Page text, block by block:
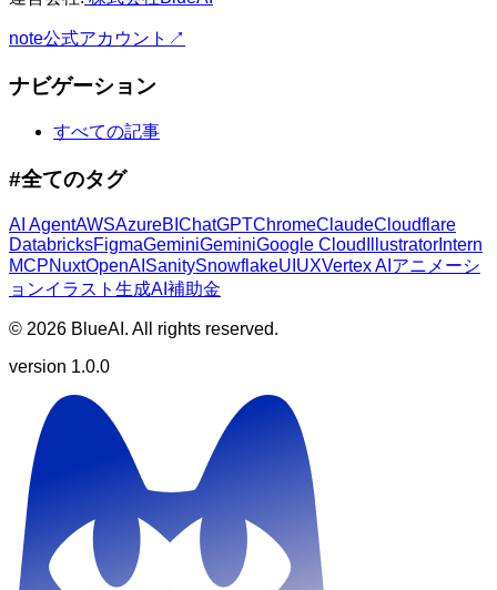
note公式アカウント ↗
ナビゲーション
すべての記事
#全てのタグ
AI Agent​​​​‌ ‍ ​‍​‍‌‍ ‌ ​‍‌‍‍‌‌‍‌ ‌‍‍‌‌‍ ‍​‍​‍​ ‍‍​‍​‍‌ ​ ‌‍​‌‌‍ ‍‌‍‍‌‌ ‌​‌ ‍‌​‍ ‍‌‍‍‌‌‍ ​‍​‍​‍ ​​‍​‍‌‍‍​‌ ​‍‌‍‌‌‌‍‌‍​‍​‍​ ‍‍​‍​‍‌‍‍​‌ ‌​‌ ‌​‌ ​​​ ‍‍​‍ ​‍ ‌‍ ​‌‍ ‌‍​ ‌‍​‌‌‍ ​‌‍‍​‌‍ ‌ ​ ‌ ‌​​ ‍‍​ ​ ​ ​ ​ ​ ​ ​ ​‍ ‌‍‍‌‌‍ ‍‌ ‌​‌‍‌‌‌‍ ‍‌ ‌​​‍ ‌‍‌‌‌‍‌​‌‍‍‌‌ ‌​​‍ ‌‍ ‌‌‍ ‌‍‌​‌‍‌‌​ ‌‌ ​​‌ ​‍‌‍‌‌‌ ​ ‌‍‌‌‌‍ ‍‌ ‌​‌‍​‌‌ ‌​‌‍‍‌‌‍ ‌‍ ‍​ ‍ ‌‍‍‌‌‍‌​​ ‌‌‍​‌​ ‍​​ ‌‍​ ‌‍​ ​​​ ‌​​ ‍‌​ ‌ ​‍ ‌​ ​​‌‍‌​​ ‍‌​ ​‍​‍ ‌​ ‌​​ ​‌​ ​‌​ ​​​‍ ‌‌‍​‌‌‍‌‍​ ‌​‌‍​‌​‍ ‌​ ‍‌​ ‍​​ ‍‌​ ‌‌​ ​​​ ‍​​ ‍‌‌‍​‌​ ​​​ ​ ​ ‍​‌‍​‌​ ‍ ‌ ‌​‌ ‍‌‌ ​​‌‍‌‌​ ‌‌ ‌​‌‍​‌‌‍‌ ​ ‍ ‌ ​​‌‍​‌‌ ‌​‌‍‍​​ ‌‌ ‌​‌‍‍‌‌ ‌​‌‍ ​‌‍‌‌​ ‌‍​‍‌‍​‌‌ ​ ‌‍‌‌‌‌‌‌‌ ​‍‌‍ ​​ ‌‌‍‍​‌ ‌​‌ ‌​‌ ​​​‍‌‌​ ​ ‌​​‌​‍‌‌​ ​‍‌​‌‍​‍‌‌​ ​‍‌​‌‍‌‍ ​‌‍ ‌‍​ ‌‍​‌‌‍ ​‌‍‍​‌‍ ‌ ​ ‌ ‌​​‍‌‌​ ​ ‌​​‌​ ​ ​ ​ ​ ​ ​ ​ ​‍‌‍‌‍‍‌‌‍‌​​ ‌‌‍​‌​ ‍​​ ‌‍​ ‌‍​ ​​​ ‌​​ ‍‌​ ‌ ​‍ ‌​ ​​‌‍‌​​ ‍‌​ ​‍​‍ ‌​ ‌​​ ​‌​ ​‌​ ​​​‍ ‌‌‍​‌‌‍‌‍​ ‌​‌‍​‌​‍ ‌​ ‍‌​ ‍​​ ‍‌​ ‌‌​ ​​​ ‍​​ ‍‌‌‍​‌​ ​​​ ​ ​ ‍​‌‍​‌​‍‌‍‌ ‌​‌ ‍‌‌ ​​‌‍‌‌​ ‌‌ ‌​‌‍​‌‌‍‌ ​‍‌‍‌ ​​‌‍​‌‌ ‌​‌‍‍​​ ‌‌ ‌​‌‍‍‌‌ ‌​‌‍ ​‌‍‌‌​‍‌‍‌ ​​‌‍‌‌‌ ​‍‌ ​ ‌ ​​‌‍‌‌‌‍​ ‌ ‌​‌‍‍‌‌ ‌‍‌‍‌‌​ ‌‌ ​​‌ ‌‌‌‍​‍‌‍ ​‌‍‍‌‌ ​ ‌‍‍​‌‍‌‌‌‍‌​​‍​‍‌ ‌AWS​​​​‌ ‍ ​‍​‍‌‍ ‌ ​‍‌‍‍‌‌‍‌ ‌‍‍‌‌‍ ‍​‍​‍​ ‍‍​‍​‍‌ ​ ‌‍​‌‌‍ ‍‌‍‍‌‌ ‌​‌ ‍‌​‍ ‍‌‍‍‌‌‍ ​‍​‍​‍ ​​‍​‍‌‍‍​‌ ​‍‌‍‌‌‌‍‌‍​‍​‍​ ‍‍​‍​‍‌‍‍​‌ ‌​‌ ‌​‌ ​​​ ‍‍​‍ ​‍ ‌‍ ​‌‍ ‌‍​ ‌‍​‌‌‍ ​‌‍‍​‌‍ ‌ ​ ‌ ‌​​ ‍‍​ ​ ​ ​ ​ ​ ​ ​ ​‍ ‌‍‍‌‌‍ ‍‌ ‌​‌‍‌‌‌‍ ‍‌ ‌​​‍ ‌‍‌‌‌‍‌​‌‍‍‌‌ ‌​​‍ ‌‍ ‌‌‍ ‌‍‌​‌‍‌‌​ ‌‌ ​​‌ ​‍‌‍‌‌‌ ​ ‌‍‌‌‌‍ ‍‌ ‌​‌‍​‌‌ ‌​‌‍‍‌‌‍ ‌‍ ‍​ ‍ ‌‍‍‌‌‍‌​​ ‌‌​​‌‌​‍​‌ ‌ ‌‍ ‌​‍ ​ ​‌‌‌‌‌​ ‌‌​ ‍‌‌‍​ ‌ ​ ‌​‌​‌ ‌‍‌​ ‌‌ ​‌​ ​‌‌‍‍ ‌ ‍‌‌​​‍‌‍‌‍‌‌‍‍‌​ ​ ‍ ‌ ‌​‌ ‍‌‌ ​​‌‍‌‌​ ‌‌ ‌​‌‍​‌‌‍‌ ​ ‍ ‌ ​​‌‍​‌‌ ‌​‌‍‍​​ ‌‌ ‌​‌‍‍‌‌ ‌​‌‍ ​‌‍‌‌​ ‌‍​‍‌‍​‌‌ ​ ‌‍‌‌‌‌‌‌‌ ​‍‌‍ ​​ ‌‌‍‍​‌ ‌​‌ ‌​‌ ​​​‍‌‌​ ​ ‌​​‌​‍‌‌​ ​‍‌​‌‍​‍‌‌​ ​‍‌​‌‍‌‍ ​‌‍ ‌‍​ ‌‍​‌‌‍ ​‌‍‍​‌‍ ‌ ​ ‌ ‌​​‍‌‌​ ​ ‌​​‌​ ​ ​ ​ ​ ​ ​ ​ ​‍‌‍‌‍‍‌‌‍‌​​ ‌‌​​‌‌​‍​‌ ‌ ‌‍ ‌​‍ ​ ​‌‌‌‌‌​ ‌‌​ ‍‌‌‍​ ‌ ​ ‌​‌​‌ ‌‍‌​ ‌‌ ​‌​ ​‌‌‍‍ ‌ ‍‌‌​​‍‌‍‌‍‌‌‍‍‌​ ​‍‌‍‌ ‌​‌ ‍‌‌ ​​‌‍‌‌​ ‌‌ ‌​‌‍​‌‌‍‌ ​‍‌‍‌ ​​‌‍​‌‌ ‌​‌‍‍​​ ‌‌ ‌​‌‍‍‌‌ ‌​‌‍ ​‌‍‌‌​‍‌‍‌ ​​‌‍‌‌‌ ​‍‌ ​ ‌ ​​‌‍‌‌‌‍​ ‌ ‌​‌‍‍‌‌ ‌‍‌‍‌‌​ ‌‌ ​​‌ ‌‌‌‍​‍‌‍ ​‌‍‍‌‌ ​ ‌‍‍​‌‍‌‌‌‍‌​​‍​‍‌ ‌Azure​​​​‌ ‍ ​‍​‍‌‍ ‌ ​‍‌‍‍‌‌‍‌ ‌‍‍‌‌‍ ‍​‍​‍​ ‍‍​‍​‍‌ ​ ‌‍​‌‌‍ ‍‌‍‍‌‌ ‌​‌ ‍‌​‍ ‍‌‍‍‌‌‍ ​‍​‍​‍ ​​‍​‍‌‍‍​‌ ​‍‌‍‌‌‌‍‌‍​‍​‍​ ‍‍​‍​‍‌‍‍​‌ ‌​‌ ‌​‌ ​​​ ‍‍​‍ ​‍ ‌‍ ​‌‍ ‌‍​ ‌‍​‌‌‍ ​‌‍‍​‌‍ ‌ ​ ‌ ‌​​ ‍‍​ ​ ​ ​ ​ ​ ​ ​ ​‍ ‌‍‍‌‌‍ ‍‌ ‌​‌‍‌‌‌‍ ‍‌ ‌​​‍ ‌‍‌‌‌‍‌​‌‍‍‌‌ ‌​​‍ ‌‍ ‌‌‍ ‌‍‌​‌‍‌‌​ ‌‌ ​​‌ ​‍‌‍‌‌‌ ​ ‌‍‌‌‌‍ ‍‌ ‌​‌‍​‌‌ ‌​‌‍‍‌‌‍ ‌‍ ‍​ ‍ ‌‍‍‌‌‍‌​​ ‌‌ ‍​‌‌​‌‌‌​‌​ ​‍‌ ‌‍​ ‍​​ ​‌‌‌‌‌‌‍ ‍‌‍​‍‌ ‌ ​ ​‌‌​‍‍‌​‌‌‌ ​‍​ ‌ ‌‌​​​ ​ ‌ ‌ ‌ ‍‍‌​‍ ‌ ​‍​ ‍ ‌ ‌​‌ ‍‌‌ ​​‌‍‌‌​ ‌‌ ‌​‌‍​‌‌‍‌ ​ ‍ ‌ ​​‌‍​‌‌ ‌​‌‍‍​​ ‌‌ ‌​‌‍‍‌‌ ‌​‌‍ ​‌‍‌‌​ ‌‍​‍‌‍​‌‌ ​ ‌‍‌‌‌‌‌‌‌ ​‍‌‍ ​​ ‌‌‍‍​‌ ‌​‌ ‌​‌ ​​​‍‌‌​ ​ ‌​​‌​‍‌‌​ ​‍‌​‌‍​‍‌‌​ ​‍‌​‌‍‌‍ ​‌‍ ‌‍​ ‌‍​‌‌‍ ​‌‍‍​‌‍ ‌ ​ ‌ ‌​​‍‌‌​ ​ ‌​​‌​ ​ ​ ​ ​ ​ ​ ​ ​‍‌‍‌‍‍‌‌‍‌​​ ‌‌ ‍​‌‌​‌‌‌​‌​ ​‍‌ ‌‍​ ‍​​ ​‌‌‌‌‌‌‍ ‍‌‍​‍‌ ‌ ​ ​‌‌​‍‍‌​‌‌‌ ​‍​ ‌ ‌‌​​​ ​ ‌ ‌ ‌ ‍‍‌​‍ ‌ ​‍​‍‌‍‌ ‌​‌ ‍‌‌ ​​‌‍‌‌​ ‌‌ ‌​‌‍​‌‌‍‌ ​‍‌‍‌ ​​‌‍​‌‌ ‌​‌‍‍​​ ‌‌ ‌​‌‍‍‌‌ ‌​‌‍ ​‌‍‌‌​‍‌‍‌ ​​‌‍‌‌‌ ​‍‌ ​ ‌ ​​‌‍‌‌‌‍​ ‌ ‌​‌‍‍‌‌ ‌‍‌‍‌‌​ ‌‌ ​​‌ ‌‌‌‍​‍‌‍ ​‌‍‍‌‌ ​ ‌‍‍​‌‍‌‌‌‍‌​​‍​‍‌ ‌BI​​​​‌ ‍ ​‍​‍‌‍ ‌ ​‍‌‍‍‌‌‍‌ ‌‍‍‌‌‍ ‍​‍​‍​ ‍‍​‍​‍‌ ​ ‌‍​‌‌‍ ‍‌‍‍‌‌ ‌​‌ ‍‌​‍ ‍‌‍‍‌‌‍ ​‍​‍​‍ ​​‍​‍‌‍‍​‌ ​‍‌‍‌‌‌‍‌‍​‍​‍​ ‍‍​‍​‍‌‍‍​‌ ‌​‌ ‌​‌ ​​​ ‍‍​‍ ​‍ ‌‍ ​‌‍ ‌‍​ ‌‍​‌‌‍ ​‌‍‍​‌‍ ‌ ​ ‌ ‌​​ ‍‍​ ​ ​ ​ ​ ​ ​ ​ ​‍ ‌‍‍‌‌‍ ‍‌ ‌​‌‍‌‌‌‍ ‍‌ ‌​​‍ ‌‍‌‌‌‍‌​‌‍‍‌‌ ‌​​‍ ‌‍ ‌‌‍ ‌‍‌​‌‍‌‌​ ‌‌ ​​‌ ​‍‌‍‌‌‌ ​ ‌‍‌‌‌‍ ‍‌ ‌​‌‍​‌‌ ‌​‌‍‍‌‌‍ ‌‍ ‍​ ‍ ‌‍‍‌‌‍‌​​ ‌‌‍‌​‌ ‌‍‌‌‍​‌‍​‌‌​ ​‌‍‌‍​ ​ ‌‌‍‌​ ‍‌​ ​‌​ ‍‌‌‍ ​‌​​‍‌​ ​‌‍‌ ‌​‍‌‌​​ ‌​ ​‌​ ​‌ ​ ‌ ‌‌​ ‌‍​ ‍ ‌ ‌​‌ ‍‌‌ ​​‌‍‌‌​ ‌‌ ‌​‌‍​‌‌‍‌ ​ ‍ ‌ ​​‌‍​‌‌ ‌​‌‍‍​​ ‌‌ ‌​‌‍‍‌‌ ‌​‌‍ ​‌‍‌‌​ ‌‍​‍‌‍​‌‌ ​ ‌‍‌‌‌‌‌‌‌ ​‍‌‍ ​​ ‌‌‍‍​‌ ‌​‌ ‌​‌ ​​​‍‌‌​ ​ ‌​​‌​‍‌‌​ ​‍‌​‌‍​‍‌‌​ ​‍‌​‌‍‌‍ ​‌‍ ‌‍​ ‌‍​‌‌‍ ​‌‍‍​‌‍ ‌ ​ ‌ ‌​​‍‌‌​ ​ ‌​​‌​ ​ ​ ​ ​ ​ ​ ​ ​‍‌‍‌‍‍‌‌‍‌​​ ‌‌‍‌​‌ ‌‍‌‌‍​‌‍​‌‌​ ​‌‍‌‍​ ​ ‌‌‍‌​ ‍‌​ ​‌​ ‍‌‌‍ ​‌​​‍‌​ ​‌‍‌ ‌​‍‌‌​​ ‌​ ​‌​ ​‌ ​ ‌ ‌‌​ ‌‍​‍‌‍‌ ‌​‌ ‍‌‌ ​​‌‍‌‌​ ‌‌ ‌​‌‍​‌‌‍‌ ​‍‌‍‌ ​​‌‍​‌‌ ‌​‌‍‍​​ ‌‌ ‌​‌‍‍‌‌ ‌​‌‍ ​‌‍‌‌​‍‌‍‌ ​​‌‍‌‌‌ ​‍‌ ​ ‌ ​​‌‍‌‌‌‍​ ‌ ‌​‌‍‍‌‌ ‌‍‌‍‌‌​ ‌‌ ​​‌ ‌‌‌‍​‍‌‍ ​‌‍‍‌‌ ​ ‌‍‍​‌‍‌‌‌‍‌​​‍​‍‌ ‌ ChatGPT​​​​‌ ‍ ​‍​‍‌‍ ‌ ​‍‌‍‍‌‌‍‌ ‌‍‍‌‌‍ ‍​‍​‍​ ‍‍​‍​‍‌ ​ ‌‍​‌‌‍ ‍‌‍‍‌‌ ‌​‌ ‍‌​‍ ‍‌‍‍‌‌‍ ​‍​‍​‍ ​​‍​‍‌‍‍​‌ ​‍‌‍‌‌‌‍‌‍​‍​‍​ ‍‍​‍​‍‌‍‍​‌ ‌​‌ ‌​‌ ​​​ ‍‍​‍ ​‍ ‌‍ ​‌‍ ‌‍​ ‌‍​‌‌‍ ​‌‍‍​‌‍ ‌ ​ ‌ ‌​​ ‍‍​ ​ ​ ​ ​ ​ ​ ​ ​‍ ‌‍‍‌‌‍ ‍‌ ‌​‌‍‌‌‌‍ ‍‌ ‌​​‍ ‌‍‌‌‌‍‌​‌‍‍‌‌ ‌​​‍ ‌‍ ‌‌‍ ‌‍‌​‌‍‌‌​ ‌‌ ​​‌ ​‍‌‍‌‌‌ ​ ‌‍‌‌‌‍ ‍‌ ‌​‌‍​‌‌ ‌​‌‍‍‌‌‍ ‌‍ ‍​ ‍ ‌‍‍‌‌‍‌​​ ‌​ ‌‌​ ​​‌‍​‌​ ​‍‌‍​‍​ ‌‍‌‍‌‌‌‍​‌​‍ ‌​ ‌‌​ ‌‌​ ‌​​ ​​​‍ ‌​ ‌​​ ​‌‌‍​ ‌‍‌​​‍ ‌‌‍​‌‌‍‌‍​ ‌‌​ ‍‌​‍ ‌‌‍​‌‌‍​‌​ ‍​​ ‍​​ ​ ​ ‌ ‌‍​‌​ ​ ​ ‌ ​ ‌​​ ‍​​ ‌‌​ ‍ ‌ ‌​‌ ‍‌‌ ​​‌‍‌‌​ ‌‌ ‌​‌‍​‌‌‍‌ ​ ‍ ‌ ​​‌‍​‌‌ ‌​‌‍‍​​ ‌‌ ‌​‌‍‍‌‌ ‌​‌‍ ​‌‍‌‌​ ‌‍​‍‌‍​‌‌ ​ ‌‍‌‌‌‌‌‌‌ ​‍‌‍ ​​ ‌‌‍‍​‌ ‌​‌ ‌​‌ ​​​‍‌‌​ ​ ‌​​‌​‍‌‌​ ​‍‌​‌‍​‍‌‌​ ​‍‌​‌‍‌‍ ​‌‍ ‌‍​ ‌‍​‌‌‍ ​‌‍‍​‌‍ ‌ ​ ‌ ‌​​‍‌‌​ ​ ‌​​‌​ ​ ​ ​ ​ ​ ​ ​ ​‍‌‍‌‍‍‌‌‍‌​​ ‌​ ‌‌​ ​​‌‍​‌​ ​‍‌‍​‍​ ‌‍‌‍‌‌‌‍​‌​‍ ‌​ ‌‌​ ‌‌​ ‌​​ ​​​‍ ‌​ ‌​​ ​‌‌‍​ ‌‍‌​​‍ ‌‌‍​‌‌‍‌‍​ ‌‌​ ‍‌​‍ ‌‌‍​‌‌‍​‌​ ‍​​ ‍​​ ​ ​ ‌ ‌‍​‌​ ​ ​ ‌ ​ ‌​​ ‍​​ ‌‌​‍‌‍‌ ‌​‌ ‍‌‌ ​​‌‍‌‌​ ‌‌ ‌​‌‍​‌‌‍‌ ​‍‌‍‌ ​​‌‍​‌‌ ‌​‌‍‍​​ ‌‌ ‌​‌‍‍‌‌ ‌​‌‍ ​‌‍‌‌​‍‌‍‌ ​​‌‍‌‌‌ ​‍‌ ​ ‌ ​​‌‍‌‌‌‍​ ‌ ‌​‌‍‍‌‌ ‌‍‌‍‌‌​ ‌‌ ​​‌ ‌‌‌‍​‍‌‍ ​‌‍‍‌‌ ​ ‌‍‍​‌‍‌‌‌‍‌​​‍​‍‌ ‌Chrome​​​​‌ ‍ ​‍​‍‌‍ ‌ ​‍‌‍‍‌‌‍‌ ‌‍‍‌‌‍ ‍​‍​‍​ ‍‍​‍​‍‌ ​ ‌‍​‌‌‍ ‍‌‍‍‌‌ ‌​‌ ‍‌​‍ ‍‌‍‍‌‌‍ ​‍​‍​‍ ​​‍​‍‌‍‍​‌ ​‍‌‍‌‌‌‍‌‍​‍​‍​ ‍‍​‍​‍‌‍‍​‌ ‌​‌ ‌​‌ ​​​ ‍‍​‍ ​‍ ‌‍ ​‌‍ ‌‍​ ‌‍​‌‌‍ ​‌‍‍​‌‍ ‌ ​ ‌ ‌​​ ‍‍​ ​ ​ ​ ​ ​ ​ ​ ​‍ ‌‍‍‌‌‍ ‍‌ ‌​‌‍‌‌‌‍ ‍‌ ‌​​‍ ‌‍‌‌‌‍‌​‌‍‍‌‌ ‌​​‍ ‌‍ ‌‌‍ ‌‍‌​‌‍‌‌​ ‌‌ ​​‌ ​‍‌‍‌‌‌ ​ ‌‍‌‌‌‍ ‍‌ ‌​‌‍​‌‌ ‌​‌‍‍‌‌‍ ‌‍ ‍​ ‍ ‌‍‍‌‌‍‌​​ ‌​ ‌‍​ ‌‌‌‍​ ‌‍​‌‌‍‌‌‌‍‌​‌‍​ ​ ​‍​‍ ‌​ ‌​‌‍​ ‌‍‌‍​ ​‍​‍ ‌​ ‌​​ ‍‌​ ‌​​ ‌​​‍ ‌‌‍​‌​ ‌‍‌‍‌​​ ‌‌​‍ ‌‌‍‌‌​ ​​​ ​ ​ ‍‌​ ​‌‌‍‌‌‌‍‌​​ ​​​ ‍‌​ ‌‌​ ‍​​ ​‍​ ‍ ‌ ‌​‌ ‍‌‌ ​​‌‍‌‌​ ‌‌ ‌​‌‍​‌‌‍‌ ​ ‍ ‌ ​​‌‍​‌‌ ‌​‌‍‍​​ ‌‌ ‌​‌‍‍‌‌ ‌​‌‍ ​‌‍‌‌​ ‌‍​‍‌‍​‌‌ ​ ‌‍‌‌‌‌‌‌‌ ​‍‌‍ ​​ ‌‌‍‍​‌ ‌​‌ ‌​‌ ​​​‍‌‌​ ​ ‌​​‌​‍‌‌​ ​‍‌​‌‍​‍‌‌​ ​‍‌​‌‍‌‍ ​‌‍ ‌‍​ ‌‍​‌‌‍ ​‌‍‍​‌‍ ‌ ​ ‌ ‌​​‍‌‌​ ​ ‌​​‌​ ​ ​ ​ ​ ​ ​ ​ ​‍‌‍‌‍‍‌‌‍‌​​ ‌​ ‌‍​ ‌‌‌‍​ ‌‍​‌‌‍‌‌‌‍‌​‌‍​ ​ ​‍​‍ ‌​ ‌​‌‍​ ‌‍‌‍​ ​‍​‍ ‌​ ‌​​ ‍‌​ ‌​​ ‌​​‍ ‌‌‍​‌​ ‌‍‌‍‌​​ ‌‌​‍ ‌‌‍‌‌​ ​​​ ​ ​ ‍‌​ ​‌‌‍‌‌‌‍‌​​ ​​​ ‍‌​ ‌‌​ ‍​​ ​‍​‍‌‍‌ ‌​‌ ‍‌‌ ​​‌‍‌‌​ ‌‌ ‌​‌‍​‌‌‍‌ ​‍‌‍‌ ​​‌‍​‌‌ ‌​‌‍‍​​ ‌‌ ‌​‌‍‍‌‌ ‌​‌‍ ​‌‍‌‌​‍‌‍‌ ​​‌‍‌‌‌ ​‍‌ ​ ‌ ​​‌‍‌‌‌‍​ ‌ ‌​‌‍‍‌‌ ‌‍‌‍‌‌​ ‌‌ ​​‌ ‌‌‌‍​‍‌‍ ​‌‍‍‌‌ ​ ‌‍‍​‌‍‌‌‌‍‌​​‍​‍‌ ‌Claude​​​​‌ ‍ ​‍​‍‌‍ ‌ ​‍‌‍‍‌‌‍‌ ‌‍‍‌‌‍ ‍​‍​‍​ ‍‍​‍​‍‌ ​ ‌‍​‌‌‍ ‍‌‍‍‌‌ ‌​‌ ‍‌​‍ ‍‌‍‍‌‌‍ ​‍​‍​‍ ​​‍​‍‌‍‍​‌ ​‍‌‍‌‌‌‍‌‍​‍​‍​ ‍‍​‍​‍‌‍‍​‌ ‌​‌ ‌​‌ ​​​ ‍‍​‍ ​‍ ‌‍ ​‌‍ ‌‍​ ‌‍​‌‌‍ ​‌‍‍​‌‍ ‌ ​ ‌ ‌​​ ‍‍​ ​ ​ ​ ​ ​ ​ ​ ​‍ ‌‍‍‌‌‍ ‍‌ ‌​‌‍‌‌‌‍ ‍‌ ‌​​‍ ‌‍‌‌‌‍‌​‌‍‍‌‌ ‌​​‍ ‌‍ ‌‌‍ ‌‍‌​‌‍‌‌​ ‌‌ ​​‌ ​‍‌‍‌‌‌ ​ ‌‍‌‌‌‍ ‍‌ ‌​‌‍​‌‌ ‌​‌‍‍‌‌‍ ‌‍ ‍​ ‍ ‌‍‍‌‌‍‌​​ ‌‌‍‌​‌ ‌‍‌‌‍​‌‍​‌‌​ ​‌‍‌‍​ ​ ‌‌‍‌​ ‍‌​ ​‌​ ‍‌‌‍ ​‌​​‍‌​ ​‌‍‌ ‌​‍‌‌​​ ‌​ ​‌​ ​‌ ​ ‌‍ ‌‌​‌‌​ ‍ ‌ ‌​‌ ‍‌‌ ​​‌‍‌‌​ ‌‌ ‌​‌‍​‌‌‍‌ ​ ‍ ‌ ​​‌‍​‌‌ ‌​‌‍‍​​ ‌‌ ‌​‌‍‍‌‌ ‌​‌‍ ​‌‍‌‌​ ‌‍​‍‌‍​‌‌ ​ ‌‍‌‌‌‌‌‌‌ ​‍‌‍ ​​ ‌‌‍‍​‌ ‌​‌ ‌​‌ ​​​‍‌‌​ ​ ‌​​‌​‍‌‌​ ​‍‌​‌‍​‍‌‌​ ​‍‌​‌‍‌‍ ​‌‍ ‌‍​ ‌‍​‌‌‍ ​‌‍‍​‌‍ ‌ ​ ‌ ‌​​‍‌‌​ ​ ‌​​‌​ ​ ​ ​ ​ ​ ​ ​ ​‍‌‍‌‍‍‌‌‍‌​​ ‌‌‍‌​‌ ‌‍‌‌‍​‌‍​‌‌​ ​‌‍‌‍​ ​ ‌‌‍‌​ ‍‌​ ​‌​ ‍‌‌‍ ​‌​​‍‌​ ​‌‍‌ ‌​‍‌‌​​ ‌​ ​‌​ ​‌ ​ ‌‍ ‌‌​‌‌​‍‌‍‌ ‌​‌ ‍‌‌ ​​‌‍‌‌​ ‌‌ ‌​‌‍​‌‌‍‌ ​‍‌‍‌ ​​‌‍​‌‌ ‌​‌‍‍​​ ‌‌ ‌​‌‍‍‌‌ ‌​‌‍ ​‌‍‌‌​‍‌‍‌ ​​‌‍‌‌‌ ​‍‌ ​ ‌ ​​‌‍‌‌‌‍​ ‌ ‌​‌‍‍‌‌ ‌‍‌‍‌‌​ ‌‌ ​​‌ ‌‌‌‍​‍‌‍ ​‌‍‍‌‌ ​ ‌‍‍​‌‍‌‌‌‍‌​​‍​‍‌ ‌Cloudflare​​​​
Databricks​​​​‌ ‍ ​‍​‍‌‍ ‌ ​‍‌‍‍‌‌‍‌ ‌‍‍‌‌‍ ‍​‍​‍​ ‍‍​‍​‍‌ ​ ‌‍​‌‌‍ ‍‌‍‍‌‌ ‌​‌ ‍‌​‍ ‍‌‍‍‌‌‍ ​‍​‍​‍ ​​‍​‍‌‍‍​‌ ​‍‌‍‌‌‌‍‌‍​‍​‍​ ‍‍​‍​‍‌‍‍​‌ ‌​‌ ‌​‌ ​​​ ‍‍​‍ ​‍ ‌‍ ​‌‍ ‌‍​ ‌‍​‌‌‍ ​‌‍‍​‌‍ ‌ ​ ‌ ‌​​ ‍‍​ ​ ​ ​ ​ ​ ​ ​ ​‍ ‌‍‍‌‌‍ ‍‌ ‌​‌‍‌‌‌‍ ‍‌ ‌​​‍ ‌‍‌‌‌‍‌​‌‍‍‌‌ ‌​​‍ ‌‍ ‌‌‍ ‌‍‌​‌‍‌‌​ ‌‌ ​​‌ ​‍‌‍‌‌‌ ​ ‌‍‌‌‌‍ ‍‌ ‌​‌‍​‌‌ ‌​‌‍‍‌‌‍ ‌‍ ‍​ ‍ ‌‍‍‌‌‍‌​​ ‌‌‍‌​‌ ‌‍‌‌‍​‌‍​‌‌​ ​‌‍‌‍​ ​ ‌‌‍‌​ ‍‌​ ​‌​ ‍‌‌‍ ​‌​​‍‌​ ​‌‍‌ ‌​‍‌‌​​ ‌​ ​‌​ ​‌ ​ ‌ ‍​​ ​ ​ ‍ ‌ ‌​‌ ‍‌‌ ​​‌‍‌‌​ ‌‌ ‌​‌‍​‌‌‍‌ ​ ‍ ‌ ​​‌‍​‌‌ ‌​‌‍‍​​ ‌‌ ‌​‌‍‍‌‌ ‌​‌‍ ​‌‍‌‌​ ‌‍​‍‌‍​‌‌ ​ ‌‍‌‌‌‌‌‌‌ ​‍‌‍ ​​ ‌‌‍‍​‌ ‌​‌ ‌​‌ ​​​‍‌‌​ ​ ‌​​‌​‍‌‌​ ​‍‌​‌‍​‍‌‌​ ​‍‌​‌‍‌‍ ​‌‍ ‌‍​ ‌‍​‌‌‍ ​‌‍‍​‌‍ ‌ ​ ‌ ‌​​‍‌‌​ ​ ‌​​‌​ ​ ​ ​ ​ ​ ​ ​ ​‍‌‍‌‍‍‌‌‍‌​​ ‌‌‍‌​‌ ‌‍‌‌‍​‌‍​‌‌​ ​‌‍‌‍​ ​ ‌‌‍‌​ ‍‌​ ​‌​ ‍‌‌‍ ​‌​​‍‌​ ​‌‍‌ ‌​‍‌‌​​ ‌​ ​‌​ ​‌ ​ ‌ ‍​​ ​ ​‍‌‍‌ ‌​‌ ‍‌‌ ​​‌‍‌‌​ ‌‌ ‌​‌‍​‌‌‍‌ ​‍‌‍‌ ​​‌‍​‌‌ ‌​‌‍‍​​ ‌‌ ‌​‌‍‍‌‌ ‌​‌‍ ​‌‍‌‌​‍‌‍‌ ​​‌‍‌‌‌ ​‍‌ ​ ‌ ​​‌‍‌‌‌‍​ ‌ ‌​‌‍‍‌‌ ‌‍‌‍‌‌​ ‌‌ ​​‌ ‌‌‌‍​‍‌‍ ​‌‍‍‌‌ ​ ‌‍‍​‌‍‌‌‌‍‌​​‍​‍‌ ‌Figma​​​​‌ ‍ ​‍​‍‌‍ ‌ ​‍‌‍‍‌‌‍‌ ‌‍‍‌‌‍ ‍​‍​‍​ ‍‍​‍​‍‌ ​ ‌‍​‌‌‍ ‍‌‍‍‌‌ ‌​‌ ‍‌​‍ ‍‌‍‍‌‌‍ ​‍​‍​‍ ​​‍​‍‌‍‍​‌ ​‍‌‍‌‌‌‍‌‍​‍​‍​ ‍‍​‍​‍‌‍‍​‌ ‌​‌ ‌​‌ ​​​ ‍‍​‍ ​‍ ‌‍ ​‌‍ ‌‍​ ‌‍​‌‌‍ ​‌‍‍​‌‍ ‌ ​ ‌ ‌​​ ‍‍​ ​ ​ ​ ​ ​ ​ ​ ​‍ ‌‍‍‌‌‍ ‍‌ ‌​‌‍‌‌‌‍ ‍‌ ‌​​‍ ‌‍‌‌‌‍‌​‌‍‍‌‌ ‌​​‍ ‌‍ ‌‌‍ ‌‍‌​‌‍‌‌​ ‌‌ ​​‌ ​‍‌‍‌‌‌ ​ ‌‍‌‌‌‍ ‍‌ ‌​‌‍​‌‌ ‌​‌‍‍‌‌‍ ‌‍ ‍​ ‍ ‌‍‍‌‌‍‌​​ ‌‌​​‌‌​‍​‌ ‌ ‌‍ ‌​‍ ​ ​‌‌‌‌‌​ ‌‌​ ‍‌‌‍​ ‌ ​ ‌​‌​‌ ‌‍‌​ ‌‌ ​‌​ ​‌‌‍‍ ‌ ‍‌‌​​‍‌‍‌‍‌ ​‍‌​​ ​ ‍ ‌ ‌​‌ ‍‌‌ ​​‌‍‌‌​ ‌‌ ‌​‌‍​‌‌‍‌ ​ ‍ ‌ ​​‌‍​‌‌ ‌​‌‍‍​​ ‌‌ ‌​‌‍‍‌‌ ‌​‌‍ ​‌‍‌‌​ ‌‍​‍‌‍​‌‌ ​ ‌‍‌‌‌‌‌‌‌ ​‍‌‍ ​​ ‌‌‍‍​‌ ‌​‌ ‌​‌ ​​​‍‌‌​ ​ ‌​​‌​‍‌‌​ ​‍‌​‌‍​‍‌‌​ ​‍‌​‌‍‌‍ ​‌‍ ‌‍​ ‌‍​‌‌‍ ​‌‍‍​‌‍ ‌ ​ ‌ ‌​​‍‌‌​ ​ ‌​​‌​ ​ ​ ​ ​ ​ ​ ​ ​‍‌‍‌‍‍‌‌‍‌​​ ‌‌​​‌‌​‍​‌ ‌ ‌‍ ‌​‍ ​ ​‌‌‌‌‌​ ‌‌​ ‍‌‌‍​ ‌ ​ ‌​‌​‌ ‌‍‌​ ‌‌ ​‌​ ​‌‌‍‍ ‌ ‍‌‌​​‍‌‍‌‍‌ ​‍‌​​ ​‍‌‍‌ ‌​‌ ‍‌‌ ​​‌‍‌‌​ ‌‌ ‌​‌‍​‌‌‍‌ ​‍‌‍‌ ​​‌‍​‌‌ ‌​‌‍‍​​ ‌‌ ‌​‌‍‍‌‌ ‌​‌‍ ​‌‍‌‌​‍‌‍‌ ​​‌‍‌‌‌ ​‍‌ ​ ‌ ​​‌‍‌‌‌‍​ ‌ ‌​‌‍‍‌‌ ‌‍‌‍‌‌​ ‌‌ ​​‌ ‌‌‌‍​‍‌‍ ​‌‍‍‌‌ ​ ‌‍‍​‌‍‌‌‌‍‌​​‍​‍‌ ‌Gemini​​​​‌ ‍ ​‍​‍‌‍ ‌ ​‍‌‍‍‌‌‍‌ ‌‍‍‌‌‍ ‍​‍​‍​ ‍‍​‍​‍‌ ​ ‌‍​‌‌‍ ‍‌‍‍‌‌ ‌​‌ ‍‌​‍ ‍‌‍‍‌‌‍ ​‍​‍​‍ ​​‍​‍‌‍‍​‌ ​‍‌‍‌‌‌‍‌‍​‍​‍​ ‍‍​‍​‍‌‍‍​‌ ‌​‌ ‌​‌ ​​​ ‍‍​‍ ​‍ ‌‍ ​‌‍ ‌‍​ ‌‍​‌‌‍ ​‌‍‍​‌‍ ‌ ​ ‌ ‌​​ ‍‍​ ​ ​ ​ ​ ​ ​ ​ ​‍ ‌‍‍‌‌‍ ‍‌ ‌​‌‍‌‌‌‍ ‍‌ ‌​​‍ ‌‍‌‌‌‍‌​‌‍‍‌‌ ‌​​‍ ‌‍ ‌‌‍ ‌‍‌​‌‍‌‌​ ‌‌ ​​‌ ​‍‌‍‌‌‌ ​ ‌‍‌‌‌‍ ‍‌ ‌​‌‍​‌‌ ‌​‌‍‍‌‌‍ ‌‍ ‍​ ‍ ‌‍‍‌‌‍‌​​ ‌‌‍‌​​ ​‍​ ‌ ‌‍​‌​ ‍‌‌‍‌​​ ‌​​ ‌‌​‍ ‌‌‍​‌​ ‌​​ ​​​ ​‍​‍ ‌​ ‌​‌‍​‌​ ‍​‌‍​‌​‍ ‌​ ‍‌‌‍‌‍​ ‌‌​ ​‌​‍ ‌‌‍​ ​ ‍‌‌‍​‌​ ​​‌‍‌‌​ ‌‌​ ​‍​ ​‌‌‍​‍​ ‌ ‌‍‌‌‌‍‌​​ ‍ ‌ ‌​‌ ‍‌‌ ​​‌‍‌‌​ ‌‌ ‌​‌‍​‌‌‍‌ ​ ‍ ‌ ​​‌‍​‌‌ ‌​‌‍‍​​ ‌‌ ‌​‌‍‍‌‌ ‌​‌‍ ​‌‍‌‌​ ‌‍​‍‌‍​‌‌ ​ ‌‍‌‌‌‌‌‌‌ ​‍‌‍ ​​ ‌‌‍‍​‌ ‌​‌ ‌​‌ ​​​‍‌‌​ ​ ‌​​‌​‍‌‌​ ​‍‌​‌‍​‍‌‌​ ​‍‌​‌‍‌‍ ​‌‍ ‌‍​ ‌‍​‌‌‍ ​‌‍‍​‌‍ ‌ ​ ‌ ‌​​‍‌‌​ ​ ‌​​‌​ ​ ​ ​ ​ ​ ​ ​ ​‍‌‍‌‍‍‌‌‍‌​​ ‌‌‍‌​​ ​‍​ ‌ ‌‍​‌​ ‍‌‌‍‌​​ ‌​​ ‌‌​‍ ‌‌‍​‌​ ‌​​ ​​​ ​‍​‍ ‌​ ‌​‌‍​‌​ ‍​‌‍​‌​‍ ‌​ ‍‌‌‍‌‍​ ‌‌​ ​‌​‍ ‌‌‍​ ​ ‍‌‌‍​‌​ ​​‌‍‌‌​ ‌‌​ ​‍​ ​‌‌‍​‍​ ‌ ‌‍‌‌‌‍‌​​‍‌‍‌ ‌​‌ ‍‌‌ ​​‌‍‌‌​ ‌‌ ‌​‌‍​‌‌‍‌ ​‍‌‍‌ ​​‌‍​‌‌ ‌​‌‍‍​​ ‌‌ ‌​‌‍‍‌‌ ‌​‌‍ ​‌‍‌‌​‍‌‍‌ ​​‌‍‌‌‌ ​‍‌ ​ ‌ ​​‌‍‌‌‌‍​ ‌ ‌​‌‍‍‌‌ ‌‍‌‍‌‌​ ‌‌ ​​‌ ‌‌‌‍​‍‌‍ ​‌‍‍‌‌ ​ ‌‍‍​‌‍‌‌‌‍‌​​‍​‍‌ ‌Gemini​​​​‌ ‍ ​‍​‍‌‍ ‌ ​‍‌‍‍‌‌‍‌ ‌‍‍‌‌‍ ‍​‍​‍​ ‍‍​‍​‍‌ ​ ‌‍​‌‌‍ ‍‌‍‍‌‌ ‌​‌ ‍‌​‍ ‍‌‍‍‌‌‍ ​‍​‍​‍ ​​‍​‍‌‍‍​‌ ​‍‌‍‌‌‌‍‌‍​‍​‍​ ‍‍​‍​‍‌‍‍​‌ ‌​‌ ‌​‌ ​​​ ‍‍​‍ ​‍ ‌‍ ​‌‍ ‌‍​ ‌‍​‌‌‍ ​‌‍‍​‌‍ ‌ ​ ‌ ‌​​ ‍‍​ ​ ​ ​ ​ ​ ​ ​ ​‍ ‌‍‍‌‌‍ ‍‌ ‌​‌‍‌‌‌‍ ‍‌ ‌​​‍ ‌‍‌‌‌‍‌​‌‍‍‌‌ ‌​​‍ ‌‍ ‌‌‍ ‌‍‌​‌‍‌‌​ ‌‌ ​​‌ ​‍‌‍‌‌‌ ​ ‌‍‌‌‌‍ ‍‌ ‌​‌‍​‌‌ ‌​‌‍‍‌‌‍ ‌‍ ‍​ ‍ ‌‍‍‌‌‍‌​​ ‌​ ​​​ ‌​​ ‌‍​ ‌ ​ ‌‍‌‍‌‍‌‍​‍​ ‌ ​‍ ‌‌‍‌‌‌‍‌‍‌‍​‌​ ​‍​‍ ‌​ ‌​​ ‍‌​ ‌‌​ ​‌​‍ ‌‌‍​‌‌‍‌‍‌‍​‌‌‍‌‌​‍ ‌​ ‌​​ ‌​​ ‌‍​ ‍​​ ​ ‌‍​ ​ ‌‌​ ‌‌​ ‌‌‌‍‌‍‌‍​ ​ ‌‍​ ‍ ‌ ‌​‌ ‍‌‌ ​​‌‍‌‌​ ‌‌ ‌​‌‍​‌‌‍‌ ​ ‍ ‌ ​​‌‍​‌‌ ‌​‌‍‍​​ ‌‌ ‌​‌‍‍‌‌ ‌​‌‍ ​‌‍‌‌​ ‌‍​‍‌‍​‌‌ ​ ‌‍‌‌‌‌‌‌‌ ​‍‌‍ ​​ ‌‌‍‍​‌ ‌​‌ ‌​‌ ​​​‍‌‌​ ​ ‌​​‌​‍‌‌​ ​‍‌​‌‍​‍‌‌​ ​‍‌​‌‍‌‍ ​‌‍ ‌‍​ ‌‍​‌‌‍ ​‌‍‍​‌‍ ‌ ​ ‌ ‌​​‍‌‌​ ​ ‌​​‌​ ​ ​ ​ ​ ​ ​ ​ ​‍‌‍‌‍‍‌‌‍‌​​ ‌​ ​​​ ‌​​ ‌‍​ ‌ ​ ‌‍‌‍‌‍‌‍​‍​ ‌ ​‍ ‌‌‍‌‌‌‍‌‍‌‍​‌​ ​‍​‍ ‌​ ‌​​ ‍‌​ ‌‌​ ​‌​‍ ‌‌‍​‌‌‍‌‍‌‍​‌‌‍‌‌​‍ ‌​ ‌​​ ‌​​ ‌‍​ ‍​​ ​ ‌‍​ ​ ‌‌​ ‌‌​ ‌‌‌‍‌‍‌‍​ ​ ‌‍​‍‌‍‌ ‌​‌ ‍‌‌ ​​‌‍‌‌​ ‌‌ ‌​‌‍​‌‌‍‌ ​‍‌‍‌ ​​‌‍​‌‌ ‌​‌‍‍​​ ‌‌ ‌​‌‍‍‌‌ ‌​‌‍ ​‌‍‌‌​‍​‍‌ ‌Google Cloud​​​​‌ ‍ ​‍​‍‌‍ ‌ ​‍‌‍‍‌‌‍‌ ‌‍‍‌‌‍ ‍​‍​‍​ ‍‍​‍​‍‌ ​ ‌‍​‌‌‍ ‍‌‍‍‌‌ ‌​‌ ‍‌​‍ ‍‌‍‍‌‌‍ ​‍​‍​‍ ​​‍​‍‌‍‍​‌ ​‍‌‍‌‌‌‍‌‍​‍​‍​ ‍‍​‍​‍‌‍‍​‌ ‌​‌ ‌​‌ ​​​ ‍‍​‍ ​‍ ‌‍ ​‌‍ ‌‍​ ‌‍​‌‌‍ ​‌‍‍​‌‍ ‌ ​ ‌ ‌​​ ‍‍​ ​ ​ ​ ​ ​ ​ ​ ​‍ ‌‍‍‌‌‍ ‍‌ ‌​‌‍‌‌‌‍ ‍‌ ‌​​‍ ‌‍‌‌‌‍‌​‌‍‍‌‌ ‌​​‍ ‌‍ ‌‌‍ ‌‍‌​‌‍‌‌​ ‌‌ ​​‌ ​‍‌‍‌‌‌ ​ ‌‍‌‌‌‍ ‍‌ ‌​‌‍​‌‌ ‌​‌‍‍‌‌‍ ‌‍ ‍​ ‍ ‌‍‍‌‌‍‌​​ ‌‌​​‌‌​‍​‌ ‌ ‌‍ ‌​‍ ​ ​‌‌‌‌‌​ ‌‌​ ‍‌‌‍​ ‌ ​ ‌​‌​‌ ‌‍‌​ ‌‌ ​‌​ ​‌‌‍‍ ‌ ‍‌‌​​‍‌‍‌‍‌‍‌​‌ ​‌​ ‍ ‌ ‌​‌ ‍‌‌ ​​‌‍‌‌​ ‌‌ ‌​‌‍​‌‌‍‌ ​ ‍ ‌ ​​‌‍​‌‌ ‌​‌‍‍​​ ‌‌ ‌​‌‍‍‌‌ ‌​‌‍ ​‌‍‌‌​ ‌‍​‍‌‍​‌‌ ​ ‌‍‌‌‌‌‌‌‌ ​‍‌‍ ​​ ‌‌‍‍​‌ ‌​‌ ‌​‌ ​​​‍‌‌​ ​ ‌​​‌​‍‌‌​ ​‍‌​‌‍​‍‌‌​ ​‍‌​‌‍‌‍ ​‌‍ ‌‍​ ‌‍​‌‌‍ ​‌‍‍​‌‍ ‌ ​ ‌ ‌​​‍‌‌​ ​ ‌​​‌​ ​ ​ ​ ​ ​ ​ ​ ​‍‌‍‌‍‍‌‌‍‌​​ ‌‌​​‌‌​‍​‌ ‌ ‌‍ ‌​‍ ​ ​‌‌‌‌‌​ ‌‌​ ‍‌‌‍​ ‌ ​ ‌​‌​‌ ‌‍‌​ ‌‌ ​‌​ ​‌‌‍‍ ‌ ‍‌‌​​‍‌‍‌‍‌‍‌​‌ ​‌​‍‌‍‌ ‌​‌ ‍‌‌ ​​‌‍‌‌​ ‌‌ ‌​‌‍​‌‌‍‌ ​‍‌‍‌ ​​‌‍​‌‌ ‌​‌‍‍​​ ‌‌ ‌​‌‍‍‌‌ ‌​‌‍ ​‌‍‌‌​‍‌‍‌ ​​‌‍‌‌‌ ​‍‌ ​ ‌ ​​‌‍‌‌‌‍​ ‌ ‌​‌‍‍‌‌ ‌‍‌‍‌‌​ ‌‌ ​​‌ ‌‌‌‍​‍‌‍ ​‌‍‍‌‌ ​ ‌‍‍​‌‍‌‌‌‍‌​​‍​‍‌ ‌ Illustrator​​​​‌ ‍ ​‍​‍‌‍ ‌ ​‍‌‍‍‌‌‍‌ ‌‍‍‌‌‍ ‍​‍​‍​ ‍‍​‍​‍‌ ​ ‌‍​‌‌‍ ‍‌‍‍‌‌ ‌​‌ ‍‌​‍ ‍‌‍‍‌‌‍ ​‍​‍​‍ ​​‍​‍‌‍‍​‌ ​‍‌‍‌‌‌‍‌‍​‍​‍​ ‍‍​‍​‍‌‍‍​‌ ‌​‌ ‌​‌ ​​​ ‍‍​‍ ​‍ ‌‍ ​‌‍ ‌‍​ ‌‍​‌‌‍ ​‌‍‍​‌‍ ‌ ​ ‌ ‌​​ ‍‍​ ​ ​ ​ ​ ​ ​ ​ ​‍ ‌‍‍‌‌‍ ‍‌ ‌​‌‍‌‌‌‍ ‍‌ ‌​​‍ ‌‍‌‌‌‍‌​‌‍‍‌‌ ‌​​‍ ‌‍ ‌‌‍ ‌‍‌​‌‍‌‌​ ‌‌ ​​‌ ​‍‌‍‌‌‌ ​ ‌‍‌‌‌‍ ‍‌ ‌​‌‍​‌‌ ‌​‌‍‍‌‌‍ ‌‍ ‍​ ‍ ‌‍‍‌‌‍‌​​ ‌‌‍‌​‌‍​ ​ ‍​​ ‍​​ ​​​ ​‍‌‍​‌‌‍​ ​‍ ‌​ ​​​ ​​‌‍​ ​ ‍‌​‍ ‌​ ‌​​ ‌​​ ‌‌‌‍​‌​‍ ‌​ ‍‌‌‍‌‍​ ‌‍‌‍‌‍​‍ ‌​ ​ ​ ​‌‌‍​‍‌‍‌‍​ ‌​‌‍​ ​ ‌​​ ‌‌​ ‍​​ ‌ ‌‍​‍‌‍​‌​ ‍ ‌ ‌​‌ ‍‌‌ ​​‌‍‌‌​ ‌‌ ‌​‌‍​‌‌‍‌ ​ ‍ ‌ ​​‌‍​‌‌ ‌​‌‍‍​​ ‌‌ ‌​‌‍‍‌‌ ‌​‌‍ ​‌‍‌‌​ ‌‍​‍‌‍​‌‌ ​ ‌‍‌‌‌‌‌‌‌ ​‍‌‍ ​​ ‌‌‍‍​‌ ‌​‌ ‌​‌ ​​​‍‌‌​ ​ ‌​​‌​‍‌‌​ ​‍‌​‌‍​‍‌‌​ ​‍‌​‌‍‌‍ ​‌‍ ‌‍​ ‌‍​‌‌‍ ​‌‍‍​‌‍ ‌ ​ ‌ ‌​​‍‌‌​ ​ ‌​​‌​ ​ ​ ​ ​ ​ ​ ​ ​‍‌‍‌‍‍‌‌‍‌​​ ‌‌‍‌​‌‍​ ​ ‍​​ ‍​​ ​​​ ​‍‌‍​‌‌‍​ ​‍ ‌​ ​​​ ​​‌‍​ ​ ‍‌​‍ ‌​ ‌​​ ‌​​ ‌‌‌‍​‌​‍ ‌​ ‍‌‌‍‌‍​ ‌‍‌‍‌‍​‍ ‌​ ​ ​ ​‌‌‍​‍‌‍‌‍​ ‌​‌‍​ ​ ‌​​ ‌‌​ ‍​​ ‌ ‌‍​‍‌‍​‌​‍‌‍‌ ‌​‌ ‍‌‌ ​​‌‍‌‌​ ‌‌ ‌​‌‍​‌‌‍‌ ​‍‌‍‌ ​​‌‍​‌‌ ‌​‌‍‍​​ ‌‌ ‌​‌‍‍‌‌ ‌​‌‍ ​‌‍‌‌​‍‌‍‌ ​​‌‍‌‌‌ ​‍‌ ​ ‌ ​​‌‍‌‌‌‍​ ‌ ‌​‌‍‍‌‌ ‌‍‌‍‌‌​ ‌‌ ​​‌ ‌‌‌‍​‍‌‍ ​‌‍‍‌‌ ​ ‌‍‍​‌‍‌‌‌‍‌​​‍​‍‌ ‌ Intern​​​​
MCP​​​​‌ ‍ ​‍​‍‌‍ ‌ ​‍‌‍‍‌‌‍‌ ‌‍‍‌‌‍ ‍​‍​‍​ ‍‍​‍​‍‌ ​ ‌‍​‌‌‍ ‍‌‍‍‌‌ ‌​‌ ‍‌​‍ ‍‌‍‍‌‌‍ ​‍​‍​‍ ​​‍​‍‌‍‍​‌ ​‍‌‍‌‌‌‍‌‍​‍​‍​ ‍‍​‍​‍‌‍‍​‌ ‌​‌ ‌​‌ ​​​ ‍‍​‍ ​‍ ‌‍ ​‌‍ ‌‍​ ‌‍​‌‌‍ ​‌‍‍​‌‍ ‌ ​ ‌ ‌​​ ‍‍​ ​ ​ ​ ​ ​ ​ ​ ​‍ ‌‍‍‌‌‍ ‍‌ ‌​‌‍‌‌‌‍ ‍‌ ‌​​‍ ‌‍‌‌‌‍‌​‌‍‍‌‌ ‌​​‍ ‌‍ ‌‌‍ ‌‍‌​‌‍‌‌​ ‌‌ ​​‌ ​‍‌‍‌‌‌ ​ ‌‍‌‌‌‍ ‍‌ ‌​‌‍​‌‌ ‌​‌‍‍‌‌‍ ‌‍ ‍​ ‍ ‌‍‍‌‌‍‌​​ ‌​ ​‍‌‍​ ​ ‌‌​ ‌‍‌‍‌‌​ ‌​​ ​ ​ ‌‌​‍ ‌​ ​​​ ‍​​ ‌ ​ ​ ​‍ ‌​ ‌​​ ​​​ ‌‌‌‍‌​​‍ ‌‌‍​‍‌‍‌‍​ ​‍​ ‌‌​‍ ‌‌‍‌‌‌‍​‌‌‍‌‌​ ‍‌‌‍‌‌​ ‌‌​ ​​‌‍​‍‌‍​‌‌‍​‌‌‍‌‌​ ‌ ​ ‍ ‌ ‌​‌ ‍‌‌ ​​‌‍‌‌​ ‌‌ ‌​‌‍​‌‌‍‌ ​ ‍ ‌ ​​‌‍​‌‌ ‌​‌‍‍​​ ‌‌ ‌​‌‍‍‌‌ ‌​‌‍ ​‌‍‌‌​ ‌‍​‍‌‍​‌‌ ​ ‌‍‌‌‌‌‌‌‌ ​‍‌‍ ​​ ‌‌‍‍​‌ ‌​‌ ‌​‌ ​​​‍‌‌​ ​ ‌​​‌​‍‌‌​ ​‍‌​‌‍​‍‌‌​ ​‍‌​‌‍‌‍ ​‌‍ ‌‍​ ‌‍​‌‌‍ ​‌‍‍​‌‍ ‌ ​ ‌ ‌​​‍‌‌​ ​ ‌​​‌​ ​ ​ ​ ​ ​ ​ ​ ​‍‌‍‌‍‍‌‌‍‌​​ ‌​ ​‍‌‍​ ​ ‌‌​ ‌‍‌‍‌‌​ ‌​​ ​ ​ ‌‌​‍ ‌​ ​​​ ‍​​ ‌ ​ ​ ​‍ ‌​ ‌​​ ​​​ ‌‌‌‍‌​​‍ ‌‌‍​‍‌‍‌‍​ ​‍​ ‌‌​‍ ‌‌‍‌‌‌‍​‌‌‍‌‌​ ‍‌‌‍‌‌​ ‌‌​ ​​‌‍​‍‌‍​‌‌‍​‌‌‍‌‌​ ‌ ​‍‌‍‌ ‌​‌ ‍‌‌ ​​‌‍‌‌​ ‌‌ ‌​‌‍​‌‌‍‌ ​‍‌‍‌ ​​‌‍​‌‌ ‌​‌‍‍​​ ‌‌ ‌​‌‍‍‌‌ ‌​‌‍ ​‌‍‌‌​‍‌‍‌ ​​‌‍‌‌‌ ​‍‌ ​ ‌ ​​‌‍‌‌‌‍​ ‌ ‌​‌‍‍‌‌ ‌‍‌‍‌‌​ ‌‌ ​​‌ ‌‌‌‍​‍‌‍ ​‌‍‍‌‌ ​ ‌‍‍​‌‍‌‌‌‍‌​​‍​‍‌ ‌Nuxt​​​​‌ ‍ ​‍​‍‌‍ ‌ ​‍‌‍‍‌‌‍‌ ‌‍‍‌‌‍ ‍​‍​‍​ ‍‍​‍​‍‌ ​ ‌‍​‌‌‍ ‍‌‍‍‌‌ ‌​‌ ‍‌​‍ ‍‌‍‍‌‌‍ ​‍​‍​‍ ​​‍​‍‌‍‍​‌ ​‍‌‍‌‌‌‍‌‍​‍​‍​ ‍‍​‍​‍‌‍‍​‌ ‌​‌ ‌​‌ ​​​ ‍‍​‍ ​‍ ‌‍ ​‌‍ ‌‍​ ‌‍​‌‌‍ ​‌‍‍​‌‍ ‌ ​ ‌ ‌​​ ‍‍​ ​ ​ ​ ​ ​ ​ ​ ​‍ ‌‍‍‌‌‍ ‍‌ ‌​‌‍‌‌‌‍ ‍‌ ‌​​‍ ‌‍‌‌‌‍‌​‌‍‍‌‌ ‌​​‍ ‌‍ ‌‌‍ ‌‍‌​‌‍‌‌​ ‌‌ ​​‌ ​‍‌‍‌‌‌ ​ ‌‍‌‌‌‍ ‍‌ ‌​‌‍​‌‌ ‌​‌‍‍‌‌‍ ‌‍ ‍​ ‍ ‌‍‍‌‌‍‌​​ ‌‌‍‌‌‌‍​‌‌‍​‍‌‍​‌​ ​ ​ ‌​​ ‌‌​ ‌‌​‍ ‌​ ​‍​ ‍​​ ‌‌​ ​‍​‍ ‌​ ‌​​ ​ ​ ​ ​ ‍‌​‍ ‌​ ‍‌​ ​‌​ ​​‌‍‌‍​‍ ‌​ ‍‌​ ‌ ‌‍‌‌‌‍​‌​ ‌‌​ ‌‌​ ‍‌​ ‌​‌‍‌‍​ ‍‌‌‍‌‍​ ‍‌​ ‍ ‌ ‌​‌ ‍‌‌ ​​‌‍‌‌​ ‌‌ ‌​‌‍​‌‌‍‌ ​ ‍ ‌ ​​‌‍​‌‌ ‌​‌‍‍​​ ‌‌ ‌​‌‍‍‌‌ ‌​‌‍ ​‌‍‌‌​ ‌‍​‍‌‍​‌‌ ​ ‌‍‌‌‌‌‌‌‌ ​‍‌‍ ​​ ‌‌‍‍​‌ ‌​‌ ‌​‌ ​​​‍‌‌​ ​ ‌​​‌​‍‌‌​ ​‍‌​‌‍​‍‌‌​ ​‍‌​‌‍‌‍ ​‌‍ ‌‍​ ‌‍​‌‌‍ ​‌‍‍​‌‍ ‌ ​ ‌ ‌​​‍‌‌​ ​ ‌​​‌​ ​ ​ ​ ​ ​ ​ ​ ​‍‌‍‌‍‍‌‌‍‌​​ ‌‌‍‌‌‌‍​‌‌‍​‍‌‍​‌​ ​ ​ ‌​​ ‌‌​ ‌‌​‍ ‌​ ​‍​ ‍​​ ‌‌​ ​‍​‍ ‌​ ‌​​ ​ ​ ​ ​ ‍‌​‍ ‌​ ‍‌​ ​‌​ ​​‌‍‌‍​‍ ‌​ ‍‌​ ‌ ‌‍‌‌‌‍​‌​ ‌‌​ ‌‌​ ‍‌​ ‌​‌‍‌‍​ ‍‌‌‍‌‍​ ‍‌​‍‌‍‌ ‌​‌ ‍‌‌ ​​‌‍‌‌​ ‌‌ ‌​‌‍​‌‌‍‌ ​‍‌‍‌ ​​‌‍​‌‌ ‌​‌‍‍​​ ‌‌ ‌​‌‍‍‌‌ ‌​‌‍ ​‌‍‌‌​‍‌‍‌ ​​‌‍‌‌‌ ​‍‌ ​ ‌ ​​‌‍‌‌‌‍​ ‌ ‌​‌‍‍‌‌ ‌‍‌‍‌‌​ ‌‌ ​​‌ ‌‌‌‍​‍‌‍ ​‌‍‍‌‌ ​ ‌‍‍​‌‍‌‌‌‍‌​​‍​‍‌ ‌OpenAI​​​​‌ ‍ ​‍​‍‌‍ ‌ ​‍‌‍‍‌‌‍‌ ‌‍‍‌‌‍ ‍​‍​‍​ ‍‍​‍​‍‌ ​ ‌‍​‌‌‍ ‍‌‍‍‌‌ ‌​‌ ‍‌​‍ ‍‌‍‍‌‌‍ ​‍​‍​‍ ​​‍​‍‌‍‍​‌ ​‍‌‍‌‌‌‍‌‍​‍​‍​ ‍‍​‍​‍‌‍‍​‌ ‌​‌ ‌​‌ ​​​ ‍‍​‍ ​‍ ‌‍ ​‌‍ ‌‍​ ‌‍​‌‌‍ ​‌‍‍​‌‍ ‌ ​ ‌ ‌​​ ‍‍​ ​ ​ ​ ​ ​ ​ ​ ​‍ ‌‍‍‌‌‍ ‍‌ ‌​‌‍‌‌‌‍ ‍‌ ‌​​‍ ‌‍‌‌‌‍‌​‌‍‍‌‌ ‌​​‍ ‌‍ ‌‌‍ ‌‍‌​‌‍‌‌​ ‌‌ ​​‌ ​‍‌‍‌‌‌ ​ ‌‍‌‌‌‍ ‍‌ ‌​‌‍​‌‌ ‌​‌‍‍‌‌‍ ‌‍ ‍​ ‍ ‌‍‍‌‌‍‌​​ ‌‌ ‍​‌‌​‌‌‌​‌​ ​‍‌ ‌‍​ ‍​​ ​‌‌‌‌‌‌‍ ‍‌‍​‍‌ ‌ ​ ​‌‌​‍‍‌​‌‌‌ ​‍​ ‌ ‌‌​​​ ​ ‌ ‌ ‌ ‍‌‌‍‍ ‌‌​‌​ ‍ ‌ ‌​‌ ‍‌‌ ​​‌‍‌‌​ ‌‌ ‌​‌‍​‌‌‍‌ ​ ‍ ‌ ​​‌‍​‌‌ ‌​‌‍‍​​ ‌‌ ‌​‌‍‍‌‌ ‌​‌‍ ​‌‍‌‌​ ‌‍​‍‌‍​‌‌ ​ ‌‍‌‌‌‌‌‌‌ ​‍‌‍ ​​ ‌‌‍‍​‌ ‌​‌ ‌​‌ ​​​‍‌‌​ ​ ‌​​‌​‍‌‌​ ​‍‌​‌‍​‍‌‌​ ​‍‌​‌‍‌‍ ​‌‍ ‌‍​ ‌‍​‌‌‍ ​‌‍‍​‌‍ ‌ ​ ‌ ‌​​‍‌‌​ ​ ‌​​‌​ ​ ​ ​ ​ ​ ​ ​ ​‍‌‍‌‍‍‌‌‍‌​​ ‌‌ ‍​‌‌​‌‌‌​‌​ ​‍‌ ‌‍​ ‍​​ ​‌‌‌‌‌‌‍ ‍‌‍​‍‌ ‌ ​ ​‌‌​‍‍‌​‌‌‌ ​‍​ ‌ ‌‌​​​ ​ ‌ ‌ ‌ ‍‌‌‍‍ ‌‌​‌​‍‌‍‌ ‌​‌ ‍‌‌ ​​‌‍‌‌​ ‌‌ ‌​‌‍​‌‌‍‌ ​‍‌‍‌ ​​‌‍​‌‌ ‌​‌‍‍​​ ‌‌ ‌​‌‍‍‌‌ ‌​‌‍ ​‌‍‌‌​‍‌‍‌ ​​‌‍‌‌‌ ​‍‌ ​ ‌ ​​‌‍‌‌‌‍​ ‌ ‌​‌‍‍‌‌ ‌‍‌‍‌‌​ ‌‌ ​​‌ ‌‌‌‍​‍‌‍ ​‌‍‍‌‌ ​ ‌‍‍​‌‍‌‌‌‍‌​​‍​‍‌ ‌ Sanity​​​​‌ ‍ ​‍​‍‌‍ ‌ ​‍‌‍‍‌‌‍‌ ‌‍‍‌‌‍ ‍​‍​‍​ ‍‍​‍​‍‌ ​ ‌‍​‌‌‍ ‍‌‍‍‌‌ ‌​‌ ‍‌​‍ ‍‌‍‍‌‌‍ ​‍​‍​‍ ​​‍​‍‌‍‍​‌ ​‍‌‍‌‌‌‍‌‍​‍​‍​ ‍‍​‍​‍‌‍‍​‌ ‌​‌ ‌​‌ ​​​ ‍‍​‍ ​‍ ‌‍ ​‌‍ ‌‍​ ‌‍​‌‌‍ ​‌‍‍​‌‍ ‌ ​ ‌ ‌​​ ‍‍​ ​ ​ ​ ​ ​ ​ ​ ​‍ ‌‍‍‌‌‍ ‍‌ ‌​‌‍‌‌‌‍ ‍‌ ‌​​‍ ‌‍‌‌‌‍‌​‌‍‍‌‌ ‌​​‍ ‌‍ ‌‌‍ ‌‍‌​‌‍‌‌​ ‌‌ ​​‌ ​‍‌‍‌‌‌ ​ ‌‍‌‌‌‍ ‍‌ ‌​‌‍​‌‌ ‌​‌‍‍‌‌‍ ‌‍ ‍​ ‍ ‌‍‍‌‌‍‌​​ ‌​ ‌‍​ ‌‌​ ‌ ​ ​‍​ ‌ ​ ‌‍‌‍‌​​ ​‍​‍ ‌​ ​‍‌‍‌‍‌‍‌‌‌‍‌‍​‍ ‌​ ‌​‌‍‌​‌‍​‍‌‍‌​​‍ ‌​ ‍‌​ ‌ ​ ​‍​ ‌​​‍ ‌​ ‍‌​ ​ ‌‍​‌​ ​‍‌‍​‌​ ​‌​ ​​‌‍‌‌​ ‌‌‌‍‌​​ ​‌‌‍​‍​ ‍ ‌ ‌​‌ ‍‌‌ ​​‌‍‌‌​ ‌‌ ‌​‌‍​‌‌‍‌ ​ ‍ ‌ ​​‌‍​‌‌ ‌​‌‍‍​​ ‌‌ ‌​‌‍‍‌‌ ‌​‌‍ ​‌‍‌‌​ ‌‍​‍‌‍​‌‌ ​ ‌‍‌‌‌‌‌‌‌ ​‍‌‍ ​​ ‌‌‍‍​‌ ‌​‌ ‌​‌ ​​​‍‌‌​ ​ ‌​​‌​‍‌‌​ ​‍‌​‌‍​‍‌‌​ ​‍‌​‌‍‌‍ ​‌‍ ‌‍​ ‌‍​‌‌‍ ​‌‍‍​‌‍ ‌ ​ ‌ ‌​​‍‌‌​ ​ ‌​​‌​ ​ ​ ​ ​ ​ ​ ​ ​‍‌‍‌‍‍‌‌‍‌​​ ‌​ ‌‍​ ‌‌​ ‌ ​ ​‍​ ‌ ​ ‌‍‌‍‌​​ ​‍​‍ ‌​ ​‍‌‍‌‍‌‍‌‌‌‍‌‍​‍ ‌​ ‌​‌‍‌​‌‍​‍‌‍‌​​‍ ‌​ ‍‌​ ‌ ​ ​‍​ ‌​​‍ ‌​ ‍‌​ ​ ‌‍​‌​ ​‍‌‍​‌​ ​‌​ ​​‌‍‌‌​ ‌‌‌‍‌​​ ​‌‌‍​‍​‍‌‍‌ ‌​‌ ‍‌‌ ​​‌‍‌‌​ ‌‌ ‌​‌‍​‌‌‍‌ ​‍‌‍‌ ​​‌‍​‌‌ ‌​‌‍‍​​ ‌‌ ‌​‌‍‍‌‌ ‌​‌‍ ​‌‍‌‌​‍‌‍‌ ​​‌‍‌‌‌ ​‍‌ ​ ‌ ​​‌‍‌‌‌‍​ ‌ ‌​‌‍‍‌‌ ‌‍‌‍‌‌​ ‌‌ ​​‌ ‌‌‌‍​‍‌‍ ​‌‍‍‌‌ ​ ‌‍‍​‌‍‌‌‌‍‌​​‍​‍‌ ‌Snowflake​​​​‌ ‍ ​‍​‍‌‍ ‌ ​‍‌‍‍‌‌‍‌ ‌‍‍‌‌‍ ‍​‍​‍​ ‍‍​‍​‍‌ ​ ‌‍​‌‌‍ ‍‌‍‍‌‌ ‌​‌ ‍‌​‍ ‍‌‍‍‌‌‍ ​‍​‍​‍ ​​‍​‍‌‍‍​‌ ​‍‌‍‌‌‌‍‌‍​‍​‍​ ‍‍​‍​‍‌‍‍​‌ ‌​‌ ‌​‌ ​​​ ‍‍​‍ ​‍ ‌‍ ​‌‍ ‌‍​ ‌‍​‌‌‍ ​‌‍‍​‌‍ ‌ ​ ‌ ‌​​ ‍‍​ ​ ​ ​ ​ ​ ​ ​ ​‍ ‌‍‍‌‌‍ ‍‌ ‌​‌‍‌‌‌‍ ‍‌ ‌​​‍ ‌‍‌‌‌‍‌​‌‍‍‌‌ ‌​​‍ ‌‍ ‌‌‍ ‌‍‌​‌‍‌‌​ ‌‌ ​​‌ ​‍‌‍‌‌‌ ​ ‌‍‌‌‌‍ ‍‌ ‌​‌‍​‌‌ ‌​‌‍‍‌‌‍ ‌‍ ‍​ ‍ ‌‍‍‌‌‍‌​​ ‌‌ ‍​‌‌​‌‌‌​‌​ ​‍‌ ‌‍​ ‍​​ ​‌‌‌‌‌‌‍ ‍‌‍​‍‌ ‌ ​ ​‌‌​‍‍‌​‌‌‌ ​‍​ ‌ ‌‌​​​ ​ ‌ ‌ ‌ ‍‍‌‍‍‍​ ‍‌​ ‍ ‌ ‌​‌ ‍‌‌ ​​‌‍‌‌​ ‌‌ ‌​‌‍​‌‌‍‌ ​ ‍ ‌ ​​‌‍​‌‌ ‌​‌‍‍​​ ‌‌ ‌​‌‍‍‌‌ ‌​‌‍ ​‌‍‌‌​ ‌‍​‍‌‍​‌‌ ​ ‌‍‌‌‌‌‌‌‌ ​‍‌‍ ​​ ‌‌‍‍​‌ ‌​‌ ‌​‌ ​​​‍‌‌​ ​ ‌​​‌​‍‌‌​ ​‍‌​‌‍​‍‌‌​ ​‍‌​‌‍‌‍ ​‌‍ ‌‍​ ‌‍​‌‌‍ ​‌‍‍​‌‍ ‌ ​ ‌ ‌​​‍‌‌​ ​ ‌​​‌​ ​ ​ ​ ​ ​ ​ ​ ​‍‌‍‌‍‍‌‌‍‌​​ ‌‌ ‍​‌‌​‌‌‌​‌​ ​‍‌ ‌‍​ ‍​​ ​‌‌‌‌‌‌‍ ‍‌‍​‍‌ ‌ ​ ​‌‌​‍‍‌​‌‌‌ ​‍​ ‌ ‌‌​​​ ​ ‌ ‌ ‌ ‍‍‌‍‍‍​ ‍‌​‍‌‍‌ ‌​‌ ‍‌‌ ​​‌‍‌‌​ ‌‌ ‌​‌‍​‌‌‍‌ ​‍‌‍‌ ​​‌‍​‌‌ ‌​‌‍‍​​ ‌‌ ‌​‌‍‍‌‌ ‌​‌‍ ​‌‍‌‌​‍‌‍‌ ​​‌‍‌‌‌ ​‍‌ ​ ‌ ​​‌‍‌‌‌‍​ ‌ ‌​‌‍‍‌‌ ‌‍‌‍‌‌​ ‌‌ ​​‌ ‌‌‌‍​‍‌‍ ​‌‍‍‌‌ ​ ‌‍‍​‌‍‌‌‌‍‌​​‍​‍‌ ‌UI​​​​‌ ‍ ​‍​‍‌‍ ‌ ​‍‌‍‍‌‌‍‌ ‌‍‍‌‌‍ ‍​‍​‍​ ‍‍​‍​‍‌ ​ ‌‍​‌‌‍ ‍‌‍‍‌‌ ‌​‌ ‍‌​‍ ‍‌‍‍‌‌‍ ​‍​‍​‍ ​​‍​‍‌‍‍​‌ ​‍‌‍‌‌‌‍‌‍​‍​‍​ ‍‍​‍​‍‌‍‍​‌ ‌​‌ ‌​‌ ​​​ ‍‍​‍ ​‍ ‌‍ ​‌‍ ‌‍​ ‌‍​‌‌‍ ​‌‍‍​‌‍ ‌ ​ ‌ ‌​​ ‍‍​ ​ ​ ​ ​ ​ ​ ​ ​‍ ‌‍‍‌‌‍ ‍‌ ‌​‌‍‌‌‌‍ ‍‌ ‌​​‍ ‌‍‌‌‌‍‌​‌‍‍‌‌ ‌​​‍ ‌‍ ‌‌‍ ‌‍‌​‌‍‌‌​ ‌‌ ​​‌ ​‍‌‍‌‌‌ ​ ‌‍‌‌‌‍ ‍‌ ‌​‌‍​‌‌ ‌​‌‍‍‌‌‍ ‌‍ ‍​ ‍ ‌‍‍‌‌‍‌​​ ‌‌‍‌​‌ ‌‍‌‌‍​‌‍​‌‌​ ​‌‍‌‍​ ​ ‌‌‍‌​ ‍‌​ ​‌​ ‍‌‌‍ ​‌​​‍‌​ ​‌‍‌ ‌​‍‌‌​​ ‌​ ​‌​ ​‌ ‌​​ ​​‌ ‍‍​ ‍ ‌ ‌​‌ ‍‌‌ ​​‌‍‌‌​ ‌‌ ‌​‌‍​‌‌‍‌ ​ ‍ ‌ ​​‌‍​‌‌ ‌​‌‍‍​​ ‌‌ ‌​‌‍‍‌‌ ‌​‌‍ ​‌‍‌‌​ ‌‍​‍‌‍​‌‌ ​ ‌‍‌‌‌‌‌‌‌ ​‍‌‍ ​​ ‌‌‍‍​‌ ‌​‌ ‌​‌ ​​​‍‌‌​ ​ ‌​​‌​‍‌‌​ ​‍‌​‌‍​‍‌‌​ ​‍‌​‌‍‌‍ ​‌‍ ‌‍​ ‌‍​‌‌‍ ​‌‍‍​‌‍ ‌ ​ ‌ ‌​​‍‌‌​ ​ ‌​​‌​ ​ ​ ​ ​ ​ ​ ​ ​‍‌‍‌‍‍‌‌‍‌​​ ‌‌‍‌​‌ ‌‍‌‌‍​‌‍​‌‌​ ​‌‍‌‍​ ​ ‌‌‍‌​ ‍‌​ ​‌​ ‍‌‌‍ ​‌​​‍‌​ ​‌‍‌ ‌​‍‌‌​​ ‌​ ​‌​ ​‌ ‌​​ ​​‌ ‍‍​‍‌‍‌ ‌​‌ ‍‌‌ ​​‌‍‌‌​ ‌‌ ‌​‌‍​‌‌‍‌ ​‍‌‍‌ ​​‌‍​‌‌ ‌​‌‍‍​​ ‌‌ ‌​‌‍‍‌‌ ‌​‌‍ ​‌‍‌‌​‍‌‍‌ ​​‌‍‌‌‌ ​‍‌ ​ ‌ ​​‌‍‌‌‌‍​ ‌ ‌​‌‍‍‌‌ ‌‍‌‍‌‌​ ‌‌ ​​‌ ‌‌‌‍​‍‌‍ ​‌‍‍‌‌ ​ ‌‍‍​‌‍‌‌‌‍‌​​‍​‍‌ ‌ UX​​​​‌ ‍ ​‍​‍‌‍ ‌ ​‍‌‍‍‌‌‍‌ ‌‍‍‌‌‍ ‍​‍​‍​ ‍‍​‍​‍‌ ​ ‌‍​‌‌‍ ‍‌‍‍‌‌ ‌​‌ ‍‌​‍ ‍‌‍‍‌‌‍ ​‍​‍​‍ ​​‍​‍‌‍‍​‌ ​‍‌‍‌‌‌‍‌‍​‍​‍​ ‍‍​‍​‍‌‍‍​‌ ‌​‌ ‌​‌ ​​​ ‍‍​‍ ​‍ ‌‍ ​‌‍ ‌‍​ ‌‍​‌‌‍ ​‌‍‍​‌‍ ‌ ​ ‌ ‌​​ ‍‍​ ​ ​ ​ ​ ​ ​ ​ ​‍ ‌‍‍‌‌‍ ‍‌ ‌​‌‍‌‌‌‍ ‍‌ ‌​​‍ ‌‍‌‌‌‍‌​‌‍‍‌‌ ‌​​‍ ‌‍ ‌‌‍ ‌‍‌​‌‍‌‌​ ‌‌ ​​‌ ​‍‌‍‌‌‌ ​ ‌‍‌‌‌‍ ‍‌ ‌​‌‍​‌‌ ‌​‌‍‍‌‌‍ ‌‍ ‍​ ‍ ‌‍‍‌‌‍‌​​ ‌‌‍‌​‌ ‌‍‌‌‍​‌‍​‌‌​ ​‌‍‌‍​ ​ ‌‌‍‌​ ‍‌​ ​‌​ ‍‌‌‍ ​‌​​‍‌​ ​‌‍‌ ‌​‍‌‌​​ ‌​ ​‌​ ​‌ ‌​​ ‌‍‌ ‌​​ ‍ ‌ ‌​‌ ‍‌‌ ​​‌‍‌‌​ ‌‌ ‌​‌‍​‌‌‍‌ ​ ‍ ‌ ​​‌‍​‌‌ ‌​‌‍‍​​ ‌‌ ‌​‌‍‍‌‌ ‌​‌‍ ​‌‍‌‌​ ‌‍​‍‌‍​‌‌ ​ ‌‍‌‌‌‌‌‌‌ ​‍‌‍ ​​ ‌‌‍‍​‌ ‌​‌ ‌​‌ ​​​‍‌‌​ ​ ‌​​‌​‍‌‌​ ​‍‌​‌‍​‍‌‌​ ​‍‌​‌‍‌‍ ​‌‍ ‌‍​ ‌‍​‌‌‍ ​‌‍‍​‌‍ ‌ ​ ‌ ‌​​‍‌‌​ ​ ‌​​‌​ ​ ​ ​ ​ ​ ​ ​ ​‍‌‍‌‍‍‌‌‍‌​​ ‌‌‍‌​‌ ‌‍‌‌‍​‌‍​‌‌​ ​‌‍‌‍​ ​ ‌‌‍‌​ ‍‌​ ​‌​ ‍‌‌‍ ​‌​​‍‌​ ​‌‍‌ ‌​‍‌‌​​ ‌​ ​‌​ ​‌ ‌​​ ‌‍‌ ‌​​‍‌‍‌ ‌​‌ ‍‌‌ ​​‌‍‌‌​ ‌‌ ‌​‌‍​‌‌‍‌ ​‍‌‍‌ ​​‌‍​‌‌ ‌​‌‍‍​​ ‌‌ ‌​‌‍‍‌‌ ‌​‌‍ ​‌‍‌‌​‍‌‍‌ ​​‌‍‌‌‌ ​‍‌ ​ ‌ ​​‌‍‌‌‌‍​ ‌ ‌​‌‍‍‌‌ ‌‍‌‍‌‌​ ‌‌ ​​‌ ‌‌‌‍​‍‌‍ ​‌‍‍‌‌ ​ ‌‍‍​‌‍‌‌‌‍‌​​‍​‍‌ ‌Vertex AI​​​​‌ ‍ ​‍​‍‌‍ ‌ ​‍‌‍‍‌‌‍‌ ‌‍‍‌‌‍ ‍​‍​‍​ ‍‍​‍​‍‌ ​ ‌‍​‌‌‍ ‍‌‍‍‌‌ ‌​‌ ‍‌​‍ ‍‌‍‍‌‌‍ ​‍​‍​‍ ​​‍​‍‌‍‍​‌ ​‍‌‍‌‌‌‍‌‍​‍​‍​ ‍‍​‍​‍‌‍‍​‌ ‌​‌ ‌​‌ ​​​ ‍‍​‍ ​‍ ‌‍ ​‌‍ ‌‍​ ‌‍​‌‌‍ ​‌‍‍​‌‍ ‌ ​ ‌ ‌​​ ‍‍​ ​ ​ ​ ​ ​ ​ ​ ​‍ ‌‍‍‌‌‍ ‍‌ ‌​‌‍‌‌‌‍ ‍‌ ‌​​‍ ‌‍‌‌‌‍‌​‌‍‍‌‌ ‌​​‍ ‌‍ ‌‌‍ ‌‍‌​‌‍‌‌​ ‌‌ ​​‌ ​‍‌‍‌‌‌ ​ ‌‍‌‌‌‍ ‍‌ ‌​‌‍​‌‌ ‌​‌‍‍‌‌‍ ‌‍ ‍​ ‍ ‌‍‍‌‌‍‌​​ ‌‌​​‌‌​‍​‌ ‌ ‌‍ ‌​‍ ​ ​‌‌‌‌‌​ ‌‌​ ‍‌‌‍​ ‌ ​ ‌​‌​‌ ‌‍‌​ ‌‌ ​‌​ ​‌‌‍‍ ‌ ‍‌‌​​‍‌‍‌‍‌‍‍ ‌‌‌ ​ ‍ ‌ ‌​‌ ‍‌‌ ​​‌‍‌‌​ ‌‌ ‌​‌‍​‌‌‍‌ ​ ‍ ‌ ​​‌‍​‌‌ ‌​‌‍‍​​ ‌‌ ‌​‌‍‍‌‌ ‌​‌‍ ​‌‍‌‌​ ‌‍​‍‌‍​‌‌ ​ ‌‍‌‌‌‌‌‌‌ ​‍‌‍ ​​ ‌‌‍‍​‌ ‌​‌ ‌​‌ ​​​‍‌‌​ ​ ‌​​‌​‍‌‌​ ​‍‌​‌‍​‍‌‌​ ​‍‌​‌‍‌‍ ​‌‍ ‌‍​ ‌‍​‌‌‍ ​‌‍‍​‌‍ ‌ ​ ‌ ‌​​‍‌‌​ ​ ‌​​‌​ ​ ​ ​ ​ ​ ​ ​ ​‍‌‍‌‍‍‌‌‍‌​​ ‌‌​​‌‌​‍​‌ ‌ ‌‍ ‌​‍ ​ ​‌‌‌‌‌​ ‌‌​ ‍‌‌‍​ ‌ ​ ‌​‌​‌ ‌‍‌​ ‌‌ ​‌​ ​‌‌‍‍ ‌ ‍‌‌​​‍‌‍‌‍‌‍‍ ‌‌‌ ​‍‌‍‌ ‌​‌ ‍‌‌ ​​‌‍‌‌​ ‌‌ ‌​‌‍​‌‌‍‌ ​‍‌‍‌ ​​‌‍​‌‌ ‌​‌‍‍​​ ‌‌ ‌​‌‍‍‌‌ ‌​‌‍ ​‌‍‌‌​‍‌‍‌ ​​‌‍‌‌‌ ​‍‌ ​ ‌ ​​‌‍‌‌‌‍​ ‌ ‌​‌‍‍‌‌ ‌‍‌‍‌‌​ ‌‌ ​​‌ ‌‌‌‍​‍‌‍ ​‌‍‍‌‌ ​ ‌‍‍​‌‍‌‌‌‍‌​​‍​‍‌ ‌ アニメーシ
ョン​​​​‌ ‍ ​‍​‍‌‍ ‌ ​‍‌‍‍‌‌‍‌ ‌‍‍‌‌‍ ‍​‍​‍​ ‍‍​‍​‍‌ ​ ‌‍​‌‌‍ ‍‌‍‍‌‌ ‌​‌ ‍‌​‍ ‍‌‍‍‌‌‍ ​‍​‍​‍ ​​‍​‍‌‍‍​‌ ​‍‌‍‌‌‌‍‌‍​‍​‍​ ‍‍​‍​‍‌‍‍​‌ ‌​‌ ‌​‌ ​​​ ‍‍​‍ ​‍ ‌‍ ​‌‍ ‌‍​ ‌‍​‌‌‍ ​‌‍‍​‌‍ ‌ ​ ‌ ‌​​ ‍‍​ ​ ​ ​ ​ ​ ​ ​ ​‍ ‌‍‍‌‌‍ ‍‌ ‌​‌‍‌‌‌‍ ‍‌ ‌​​‍ ‌‍‌‌‌‍‌​‌‍‍‌‌ ‌​​‍ ‌‍ ‌‌‍ ‌‍‌​‌‍‌‌​ ‌‌ ​​‌ ​‍‌‍‌‌‌ ​ ‌‍‌‌‌‍ ‍‌ ‌​‌‍​‌‌ ‌​‌‍‍‌‌‍ ‌‍ ‍​ ‍ ‌‍‍‌‌‍‌​​ ‌​ ​​‌‍​‌​ ​‌‌‍​‌‌‍​‌‌‍‌‍​ ‍​​ ‍​​‍ ‌​ ‌​​ ‌‍‌‍​‍‌‍‌‌​‍ ‌​ ‌​​ ​‍​ ​‍‌‍‌‍​‍ ‌‌‍​‍​ ‍‌‌‍​‌​ ‌‍​‍ ‌​ ‌‌​ ‌ ​ ​‌‌‍​‍​ ‍‌​ ​‍​ ​ ​ ‌‌​ ‌‌​ ‍​​ ‌​‌‍‌‍​ ‍ ‌ ‌​‌ ‍‌‌ ​​‌‍‌‌​ ‌‌ ‌​‌‍​‌‌‍‌ ​ ‍ ‌ ​​‌‍​‌‌ ‌​‌‍‍​​ ‌‌ ‌​‌‍‍‌‌ ‌​‌‍ ​‌‍‌‌​ ‌‍​‍‌‍​‌‌ ​ ‌‍‌‌‌‌‌‌‌ ​‍‌‍ ​​ ‌‌‍‍​‌ ‌​‌ ‌​‌ ​​​‍‌‌​ ​ ‌​​‌​‍‌‌​ ​‍‌​‌‍​‍‌‌​ ​‍‌​‌‍‌‍ ​‌‍ ‌‍​ ‌‍​‌‌‍ ​‌‍‍​‌‍ ‌ ​ ‌ ‌​​‍‌‌​ ​ ‌​​‌​ ​ ​ ​ ​ ​ ​ ​ ​‍‌‍‌‍‍‌‌‍‌​​ ‌​ ​​‌‍​‌​ ​‌‌‍​‌‌‍​‌‌‍‌‍​ ‍​​ ‍​​‍ ‌​ ‌​​ ‌‍‌‍​‍‌‍‌‌​‍ ‌​ ‌​​ ​‍​ ​‍‌‍‌‍​‍ ‌‌‍​‍​ ‍‌‌‍​‌​ ‌‍​‍ ‌​ ‌‌​ ‌ ​ ​‌‌‍​‍​ ‍‌​ ​‍​ ​ ​ ‌‌​ ‌‌​ ‍​​ ‌​‌‍‌‍​‍‌‍‌ ‌​‌ ‍‌‌ ​​‌‍‌‌​ ‌‌ ‌​‌‍​‌‌‍‌ ​‍‌‍‌ ​​‌‍​‌‌ ‌​‌‍‍​​ ‌‌ ‌​‌‍‍‌‌ ‌​‌‍ ​‌‍‌‌​‍‌‍‌ ​​‌‍‌‌‌ ​‍‌ ​ ‌ ​​‌‍‌‌‌‍​ ‌ ‌​‌‍‍‌‌ ‌‍‌‍‌‌​ ‌‌ ​​‌ ‌‌‌‍​‍‌‍ ​‌‍‍‌‌ ​ ‌‍‍​‌‍‌‌‌‍‌​​‍​‍‌ ‌イラスト​​​​‌ ‍ ​‍​‍‌‍ ‌ ​‍‌‍‍‌‌‍‌ ‌‍‍‌‌‍ ‍​‍​‍​ ‍‍​‍​‍‌ ​ ‌‍​‌‌‍ ‍‌‍‍‌‌ ‌​‌ ‍‌​‍ ‍‌‍‍‌‌‍ ​‍​‍​‍ ​​‍​‍‌‍‍​‌ ​‍‌‍‌‌‌‍‌‍​‍​‍​ ‍‍​‍​‍‌‍‍​‌ ‌​‌ ‌​‌ ​​​ ‍‍​‍ ​‍ ‌‍ ​‌‍ ‌‍​ ‌‍​‌‌‍ ​‌‍‍​‌‍ ‌ ​ ‌ ‌​​ ‍‍​ ​ ​ ​ ​ ​ ​ ​ ​‍ ‌‍‍‌‌‍ ‍‌ ‌​‌‍‌‌‌‍ ‍‌ ‌​​‍ ‌‍‌‌‌‍‌​‌‍‍‌‌ ‌​​‍ ‌‍ ‌‌‍ ‌‍‌​‌‍‌‌​ ‌‌ ​​‌ ​‍‌‍‌‌‌ ​ ‌‍‌‌‌‍ ‍‌ ‌​‌‍​‌‌ ‌​‌‍‍‌‌‍ ‌‍ ‍​ ‍ ‌‍‍‌‌‍‌​​ ‌‌‍​‌​ ‌‌​ ‌ ​ ​​​ ‌​‌‍‌‌‌‍‌‌‌‍‌‌​‍ ‌​ ​‌​ ‌​​ ​‌‌‍​‌​‍ ‌​ ‌​​ ​‍‌‍​‍‌‍‌​​‍ ‌‌‍​‌‌‍‌‌​ ‌‍​ ‍‌​‍ ‌​ ‍‌‌‍​‌​ ‌‌‌‍‌‌‌‍​ ​ ‌‍​ ‌‌‌‍​‍‌‍​‌​ ​‌​ ‌​​ ​‍​ ‍ ‌ ‌​‌ ‍‌‌ ​​‌‍‌‌​ ‌‌ ‌​‌‍​‌‌‍‌ ​ ‍ ‌ ​​‌‍​‌‌ ‌​‌‍‍​​ ‌‌ ‌​‌‍‍‌‌ ‌​‌‍ ​‌‍‌‌​ ‌‍​‍‌‍​‌‌ ​ ‌‍‌‌‌‌‌‌‌ ​‍‌‍ ​​ ‌‌‍‍​‌ ‌​‌ ‌​‌ ​​​‍‌‌​ ​ ‌​​‌​‍‌‌​ ​‍‌​‌‍​‍‌‌​ ​‍‌​‌‍‌‍ ​‌‍ ‌‍​ ‌‍​‌‌‍ ​‌‍‍​‌‍ ‌ ​ ‌ ‌​​‍‌‌​ ​ ‌​​‌​ ​ ​ ​ ​ ​ ​ ​ ​‍‌‍‌‍‍‌‌‍‌​​ ‌‌‍​‌​ ‌‌​ ‌ ​ ​​​ ‌​‌‍‌‌‌‍‌‌‌‍‌‌​‍ ‌​ ​‌​ ‌​​ ​‌‌‍​‌​‍ ‌​ ‌​​ ​‍‌‍​‍‌‍‌​​‍ ‌‌‍​‌‌‍‌‌​ ‌‍​ ‍‌​‍ ‌​ ‍‌‌‍​‌​ ‌‌‌‍‌‌‌‍​ ​ ‌‍​ ‌‌‌‍​‍‌‍​‌​ ​‌​ ‌​​ ​‍​‍‌‍‌ ‌​‌ ‍‌‌ ​​‌‍‌‌​ ‌‌ ‌​‌‍​‌‌‍‌ ​‍‌‍‌ ​​‌‍​‌‌ ‌​‌‍‍​​ ‌‌ ‌​‌‍‍‌‌ ‌​‌‍ ​‌‍‌‌​‍‌‍‌ ​​‌‍‌‌‌ ​‍‌ ​ ‌ ​​‌‍‌‌‌‍​ ‌ ‌​‌‍‍‌‌ ‌‍‌‍‌‌​ ‌‌ ​​‌ ‌‌‌‍​‍‌‍ ​‌‍‍‌‌ ​ ‌‍‍​‌‍‌‌‌‍‌​​‍​‍‌ ‌ 生成AI​​​​‌ ‍ ​‍​‍‌‍ ‌ ​‍‌‍‍‌‌‍‌ ‌‍‍‌‌‍ ‍​‍​‍​ ‍‍​‍​‍‌ ​ ‌‍​‌‌‍ ‍‌‍‍‌‌ ‌​‌ ‍‌​‍ ‍‌‍‍‌‌‍ ​‍​‍​‍ ​​‍​‍‌‍‍​‌ ​‍‌‍‌‌‌‍‌‍​‍​‍​ ‍‍​‍​‍‌‍‍​‌ ‌​‌ ‌​‌ ​​​ ‍‍​‍ ​‍ ‌‍ ​‌‍ ‌‍​ ‌‍​‌‌‍ ​‌‍‍​‌‍ ‌ ​ ‌ ‌​​ ‍‍​ ​ ​ ​ ​ ​ ​ ​ ​‍ ‌‍‍‌‌‍ ‍‌ ‌​‌‍‌‌‌‍ ‍‌ ‌​​‍ ‌‍‌‌‌‍‌​‌‍‍‌‌ ‌​​‍ ‌‍ ‌‌‍ ‌‍‌​‌‍‌‌​ ‌‌ ​​‌ ​‍‌‍‌‌‌ ​ ‌‍‌‌‌‍ ‍‌ ‌​‌‍​‌‌ ‌​‌‍‍‌‌‍ ‌‍ ‍​ ‍ ‌‍‍‌‌‍‌​​ ‌​ ​‍​ ​​‌‍​ ‌‍​‌​ ​‌​ ‍​​ ‍‌‌‍‌​​‍ ‌‌‍‌‍‌‍‌​‌‍‌​​ ‌ ​‍ ‌​ ‌​​ ‍​‌‍‌‍​ ​ ​‍ ‌‌‍​‍​ ‌‌‌‍​ ‌‍​‌​‍ ‌​ ‌​​ ‌‌​ ‌‍​ ‍​​ ‌ ‌‍‌‍​ ‌‌‌‍​ ​ ‍‌‌‍​‍​ ‍​​ ​‌​ ‍ ‌ ‌​‌ ‍‌‌ ​​‌‍‌‌​ ‌‌ ‌​‌‍​‌‌‍‌ ​ ‍ ‌ ​​‌‍​‌‌ ‌​‌‍‍​​ ‌‌ ‌​‌‍‍‌‌ ‌​‌‍ ​‌‍‌‌​ ‌‍​‍‌‍​‌‌ ​ ‌‍‌‌‌‌‌‌‌ ​‍‌‍ ​​ ‌‌‍‍​‌ ‌​‌ ‌​‌ ​​​‍‌‌​ ​ ‌​​‌​‍‌‌​ ​‍‌​‌‍​‍‌‌​ ​‍‌​‌‍‌‍ ​‌‍ ‌‍​ ‌‍​‌‌‍ ​‌‍‍​‌‍ ‌ ​ ‌ ‌​​‍‌‌​ ​ ‌​​‌​ ​ ​ ​ ​ ​ ​ ​ ​‍‌‍‌‍‍‌‌‍‌​​ ‌​ ​‍​ ​​‌‍​ ‌‍​‌​ ​‌​ ‍​​ ‍‌‌‍‌​​‍ ‌‌‍‌‍‌‍‌​‌‍‌​​ ‌ ​‍ ‌​ ‌​​ ‍​‌‍‌‍​ ​ ​‍ ‌‌‍​‍​ ‌‌‌‍​ ‌‍​‌​‍ ‌​ ‌​​ ‌‌​ ‌‍​ ‍​​ ‌ ‌‍‌‍​ ‌‌‌‍​ ​ ‍‌‌‍​‍​ ‍​​ ​‌​‍‌‍‌ ‌​‌ ‍‌‌ ​​‌‍‌‌​ ‌‌ ‌​‌‍​‌‌‍‌ ​‍‌‍‌ ​​‌‍​‌‌ ‌​‌‍‍​​ ‌‌ ‌​‌‍‍‌‌ ‌​‌‍ ​‌‍‌‌​‍‌‍‌ ​​‌‍‌‌‌ ​‍‌ ​ ‌ ​​‌‍‌‌‌‍​ ‌ ‌​‌‍‍‌‌ ‌‍‌‍‌‌​ ‌‌ ​​‌ ‌‌‌‍​‍‌‍ ​‌‍‍‌‌ ​ ‌‍‍​‌‍‌‌‌‍‌​​‍​‍‌ ‌ 補助金​​​​‌ ‍ ​‍​‍‌‍ ‌ ​‍‌‍‍‌‌‍‌ ‌‍‍‌‌‍ ‍​‍​‍​ ‍‍​‍​‍‌ ​ ‌‍​‌‌‍ ‍‌‍‍‌‌ ‌​‌ ‍‌​‍ ‍‌‍‍‌‌‍ ​‍​‍​‍ ​​‍​‍‌‍‍​‌ ​‍‌‍‌‌‌‍‌‍​‍​‍​ ‍‍​‍​‍‌‍‍​‌ ‌​‌ ‌​‌ ​​​ ‍‍​‍ ​‍ ‌‍ ​‌‍ ‌‍​ ‌‍​‌‌‍ ​‌‍‍​‌‍ ‌ ​ ‌ ‌​​ ‍‍​ ​ ​ ​ ​ ​ ​ ​ ​‍ ‌‍‍‌‌‍ ‍‌ ‌​‌‍‌‌‌‍ ‍‌ ‌​​‍ ‌‍‌‌‌‍‌​‌‍‍‌‌ ‌​​‍ ‌‍ ‌‌‍ ‌‍‌​‌‍‌‌​ ‌‌ ​​‌ ​‍‌‍‌‌‌ ​ ‌‍‌‌‌‍ ‍‌ ‌​‌‍​‌‌ ‌​‌‍‍‌‌‍ ‌‍ ‍​ ‍ ‌‍‍‌‌‍‌​​ ‌‌‍​‍​ ‌‌‌‍‌‌​ ​‌‌‍​ ​ ‍‌‌‍‌‌​ ‌‌​‍ ‌‌‍‌‍​ ‍​​ ​ ‌‍‌‌​‍ ‌​ ‌​​ ‌​​ ​​​ ‍‌​‍ ‌‌‍​‌‌‍​ ​ ​​​ ‍​​‍ ‌​ ​ ​ ‌ ​ ‍‌​ ​‍​ ​​​ ​ ​ ​‍​ ‌​‌‍​‍‌‍‌‌‌‍‌‌‌‍‌‍​ ‍ ‌ ‌​‌ ‍‌‌ ​​‌‍‌‌​ ‌‌ ‌​‌‍​‌‌‍‌ ​ ‍ ‌ ​​‌‍​‌‌ ‌​‌‍‍​​ ‌‌ ‌​‌‍‍‌‌ ‌​‌‍ ​‌‍‌‌​ ‌‍​‍‌‍​‌‌ ​ ‌‍‌‌‌‌‌‌‌ ​‍‌‍ ​​ ‌‌‍‍​‌ ‌​‌ ‌​‌ ​​​‍‌‌​ ​ ‌​​‌​‍‌‌​ ​‍‌​‌‍​‍‌‌​ ​‍‌​‌‍‌‍ ​‌‍ ‌‍​ ‌‍​‌‌‍ ​‌‍‍​‌‍ ‌ ​ ‌ ‌​​‍‌‌​ ​ ‌​​‌​ ​ ​ ​ ​ ​ ​ ​ ​‍‌‍‌‍‍‌‌‍‌​​ ‌‌‍​‍​ ‌‌‌‍‌‌​ ​‌‌‍​ ​ ‍‌‌‍‌‌​ ‌‌​‍ ‌‌‍‌‍​ ‍​​ ​ ‌‍‌‌​‍ ‌​ ‌​​ ‌​​ ​​​ ‍‌​‍ ‌‌‍​‌‌‍​ ​ ​​​ ‍​​‍ ‌​ ​ ​ ‌ ​ ‍‌​ ​‍​ ​​​ ​ ​ ​‍​ ‌​‌‍​‍‌‍‌‌‌‍‌‌‌‍‌‍​‍‌‍‌ ‌​‌ ‍‌‌ ​​‌‍‌‌​ ‌‌ ‌​‌‍​‌‌‍‌ ​‍‌‍‌ ​​‌‍​‌‌ ‌​‌‍‍​​ ‌‌ ‌​‌‍‍‌‌ ‌​‌‍ ​‌‍‌‌​‍‌‍‌ ​​‌‍‌‌‌ ​‍‌ ​ ‌ ​​‌‍‌‌‌‍​ ‌ ‌​‌‍‍‌‌ ‌‍‌‍‌‌​ ‌‌ ​​‌ ‌‌‌‍​‍‌‍ ​‌‍‍‌‌ ​ ‌‍‍​‌‍‌‌‌‍‌​​‍​‍‌ ‌
© 2026 BlueAI. All rights reserved.
version 1.0.0